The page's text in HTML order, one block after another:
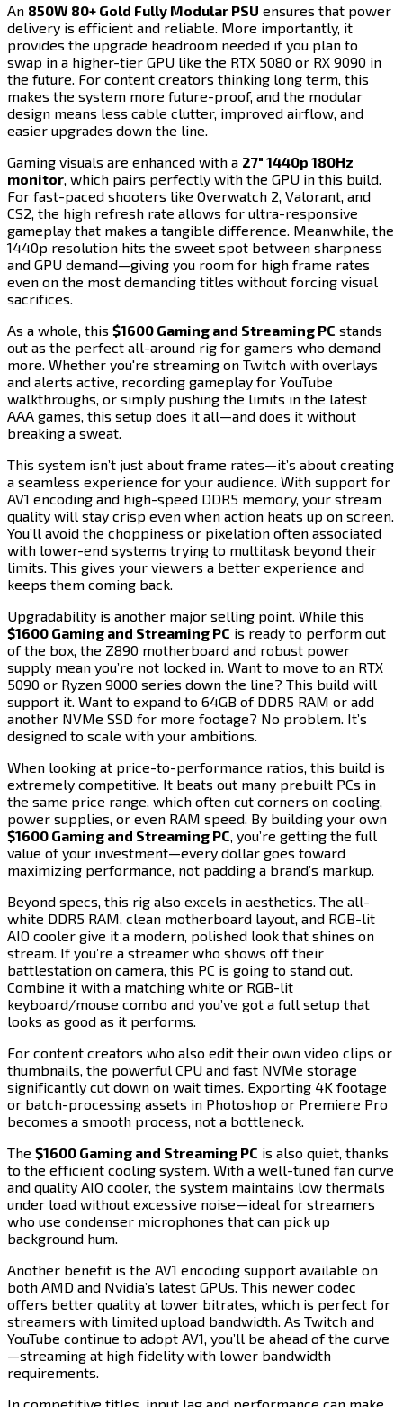
An ​​​​‌ ‍ ​‍​‍‌‍ ‌ ​‍‌‍‍‌‌‍‌ ‌‍‍‌‌‍ ‍​‍​‍​ ‍‍​‍​‍‌ ​ ‌‍​‌‌‍ ‍‌‍‍‌‌ ‌​‌ ‍‌​‍ ‍‌‍‍‌‌‍ ​‍​‍​‍ ​​‍​‍‌‍‍​‌ ​‍‌‍‌‌‌‍‌‍​‍​‍​ ‍‍​‍​‍​‍ ‌‍​‌‌‍‌​‌‍ ‌‌‍‍‌‌‍ ‍​‍ ‌‍‍‌‌‍ ‍‌ ‌​‌‍‌‌‌‍ ‍‌ ‌​​‍ ‌‍‌‌‌‍‌​‌‍‍‌‌ ‌​​‍ ‌‍ ‌‌‍ ‌‍‌​‌‍‌‌​ ‌‌ ​​‌ ​‍‌‍‌‌‌ ​ ‌‍‌‌‌‍ ‍‌ ‌​‌‍​‌‌ ‌​‌‍‍‌‌‍ ‌‍ ‍​ ‍ ‌‍‍‌‌‍‌​​ ‌​ ​‌​ ‌​​ ‍‌‌‍‌​‌‍‌‍​ ‌‍​ ​‌‌‍‌​​‍ ‌​ ​‌​ ​‌​ ‌ ‌‍​‌​‍ ‌​ ‌​‌‍‌‍​ ‌ ​ ​‍​‍ ‌‌‍​‌​ ​‌‌‍‌‍​ ‌‌​‍ ‌​ ‌​​ ‌‍​ ​‍​ ‌ ​ ‌‍‌‍​‌​ ‌​​ ​‍‌‍‌‍​ ‌‌‌‍‌‍‌‍‌​​ ‍ ‌ ‌​‌ ‍‌‌ ​​‌‍‌‌​ ‌‌‍​‍‌ ‌‌‌‍‍‌‌‍ ​‌‍‌​​ ‍ ‌ ​​‌‍​‌‌ ‌​‌‍‍​​ ‌‌‍‍‌​ ​‌​ ‍​‌‍ ‍‌‌ ‌‍ ​‌‍ ‌‍ ‍‌‍‌ ‌‌ ‌‍‌​‌‍‌‌‌ ​ ‌‍​ ​‍‌‌​ ‌‌‌​​‍‌‌ ‌‍‍ ‌‍‌‌‌ ‍‌​‍‌‌​ ​ ‌​‌​​‍‌‌​ ​ ‌​‌​​‍‌‌​ ​‍​ ​‍‌‍‌‌‌‍ ‍​‍‌‌​ ​‍​ ​‍​‍‌‌​ ‌‌‌​‌​​‍ ‍‌ ‌‍‌‍​‌‌‍ ​‌ ‌‌‌‍‌‌​‍‌‌​ ‌‌‌​​‍‌‌ ‌‍‍ ‌‍‌‌‌ ‍‌​‍‌‌​ ​ ‌​‌​​‍‌‌​ ​ ‌​‌​​‍‌‌​ ​‍​ ​‍‌‍‌​‌‍‌​​ ​‌‌‍‌‌‌‍‌​​ ‌‌​ ​‌‌‍​ ​ ‍​​ ‌‍​ ‍‌​ ‌ ​‍‌‌​ ​‍​ ​‍​‍‌‌​ ‌‌‌​‌​​‍ ‍‌‍​ ‌‍‍​‌‍‍‌‌‍ ​‌‍‌​‌ ​‍‌‍‌‌‌‍ ‍​‍‌‌​ ‌‌‌​​‍‌‌ ‌‍‍ ‌‍‌‌‌ ‍‌​‍‌‌​ ​ ‌​‌​​‍‌‌​ ​ ‌​‌​​‍‌‌​ ​‍​ ​‍​ ​ ​ ​‍‌‍​‌‌‍‌​​ ​ ​ ‌‍​ ​ ​ ​‍‌‍​‍‌‍​‍​ ‍​​ ‍​​‍‌‌​ ​‍​ ​‍​‍‌‌​ ‌‌‌​‌​​‍ ‍‌ ‌​‌‍‌‌‌ ‍​‌ ‌​​ ‌‍​‍‌‍​‌‌ ​ ‌‍‌‌‌‌‌‌‌ ​‍‌‍ ​​ ‌​‍‌‌​ ​‍‌​‌‍‌‍​‌‌‍‌​‌‍ ‌‌‍‍‌‌‍ ‍​‍‌‍‌‍‍‌‌‍‌​​ ‌​ ​‌​ ‌​​ ‍‌‌‍‌​‌‍‌‍​ ‌‍​ ​‌‌‍‌​​‍ ‌​ ​‌​ ​‌​ ‌ ‌‍​‌​‍ ‌​ ‌​‌‍‌‍​ ‌ ​ ​‍​‍ ‌‌‍​‌​ ​‌‌‍‌‍​ ‌‌​‍ ‌​ ‌​​ ‌‍​ ​‍​ ‌ ​ ‌‍‌‍​‌​ ‌​​ ​‍‌‍‌‍​ ‌‌‌‍‌‍‌‍‌​​‍‌‍‌ ‌​‌ ‍‌‌ ​​‌‍‌‌​ ‌‌‍​‍‌ ‌‌‌‍‍‌‌‍ ​‌‍‌​​‍‌‍‌ ​​‌‍​‌‌ ‌​‌‍‍​​ ‌‌‍‍‌​ ​‌​ ‍​‌‍ ‍‌‌ ‌‍ ​‌‍ ‌‍ ‍‌‍‌ ‌‌ ‌‍‌​‌‍‌‌‌ ​ ‌‍​ ​‍‌‌​ ‌‌‌​​‍‌‌ ‌‍‍ ‌‍‌‌‌ ‍‌​‍‌‌​ ​ ‌​‌​​‍‌‌​ ​ ‌​‌​​‍‌‌​ ​‍​ ​‍‌‍‌‌‌‍ ‍​‍‌‌​ ​‍​ ​‍​‍‌‌​ ‌‌‌​‌​​‍ ‍‌ ‌‍‌‍​‌‌‍ ​‌ ‌‌‌‍‌‌​‍‌‌​ ‌‌‌​​‍‌‌ ‌‍‍ ‌‍‌‌‌ ‍‌​‍‌‌​ ​ ‌​‌​​‍‌‌​ ​ ‌​‌​​‍‌‌​ ​‍​ ​‍‌‍‌​‌‍‌​​ ​‌‌‍‌‌‌‍‌​​ ‌‌​ ​‌‌‍​ ​ ‍​​ ‌‍​ ‍‌​ ‌ ​‍‌‌​ ​‍​ ​‍​‍‌‌​ ‌‌‌​‌​​‍ ‍‌‍​ ‌‍‍​‌‍‍‌‌‍ ​‌‍‌​‌ ​‍‌‍‌‌‌‍ ‍​‍‌‌​ ‌‌‌​​‍‌‌ ‌‍‍ ‌‍‌‌‌ ‍‌​‍‌‌​ ​ ‌​‌​​‍‌‌​ ​ ‌​‌​​‍‌‌​ ​‍​ ​‍​ ​ ​ ​‍‌‍​‌‌‍‌​​ ​ ​ ‌‍​ ​ ​ ​‍‌‍​‍‌‍​‍​ ‍​​ ‍​​‍‌‌​ ​‍​ ​‍​‍‌‌​ ‌‌‌​‌​​‍ ‍‌ ‌​‌‍‌‌‌ ‍​‌ ‌​​‍‌‍‌ ​​‌‍‌‌‌ ​‍‌ ​ ‌ ​​‌‍‌‌‌‍​ ‌ ‌​‌‍‍‌‌ ‌‍‌‍‌‌​ ‌‌ ​​‌ ‌‌‌‍​‍‌‍ ​‌‍‍‌‌ ​ ‌‍‍​‌‍‌‌‌‍‌​​‍​‍‌ ‌ 850W 80+ Gold Fully Modular PSU​​​​‌ ‍ ​‍​‍‌‍ ‌ ​‍‌‍‍‌‌‍‌ ‌‍‍‌‌‍ ‍​‍​‍​ ‍‍​‍​‍‌ ​ ‌‍​‌‌‍ ‍‌‍‍‌‌ ‌​‌ ‍‌​‍ ‍‌‍‍‌‌‍ ​‍​‍​‍ ​​‍​‍‌‍‍​‌ ​‍‌‍‌‌‌‍‌‍​‍​‍​ ‍‍​‍​‍​‍ ‌‍​‌‌‍‌​‌‍ ‌‌‍‍‌‌‍ ‍​‍ ‌‍‍‌‌‍ ‍‌ ‌​‌‍‌‌‌‍ ‍‌ ‌​​‍ ‌‍‌‌‌‍‌​‌‍‍‌‌ ‌​​‍ ‌‍ ‌‌‍ ‌‍‌​‌‍‌‌​ ‌‌ ​​‌ ​‍‌‍‌‌‌ ​ ‌‍‌‌‌‍ ‍‌ ‌​‌‍​‌‌ ‌​‌‍‍‌‌‍ ‌‍ ‍​ ‍ ‌‍‍‌‌‍‌​​ ‌​ ​‌​ ‌​​ ‍‌‌‍‌​‌‍‌‍​ ‌‍​ ​‌‌‍‌​​‍ ‌​ ​‌​ ​‌​ ‌ ‌‍​‌​‍ ‌​ ‌​‌‍‌‍​ ‌ ​ ​‍​‍ ‌‌‍​‌​ ​‌‌‍‌‍​ ‌‌​‍ ‌​ ‌​​ ‌‍​ ​‍​ ‌ ​ ‌‍‌‍​‌​ ‌​​ ​‍‌‍‌‍​ ‌‌‌‍‌‍‌‍‌​​ ‍ ‌ ‌​‌ ‍‌‌ ​​‌‍‌‌​ ‌‌‍​‍‌ ‌‌‌‍‍‌‌‍ ​‌‍‌​​ ‍ ‌ ​​‌‍​‌‌ ‌​‌‍‍​​ ‌‌‍‍‌​ ​‌​ ‍​‌‍ ‍‌‌ ‌‍ ​‌‍ ‌‍ ‍‌‍‌ ‌‌ ‌‍‌​‌‍‌‌‌ ​ ‌‍​ ​‍‌‌​ ‌‌‌​​‍‌‌ ‌‍‍ ‌‍‌‌‌ ‍‌​‍‌‌​ ​ ‌​‌​​‍‌‌​ ​ ‌​‌​​‍‌‌​ ​‍​ ​‍‌‍‌‌‌‍ ‍​‍‌‌​ ​‍​ ​‍​‍‌‌​ ‌‌‌​‌​​‍ ‍‌ ‌‍‌‍​‌‌‍ ​‌ ‌‌‌‍‌‌​‍‌‌​ ‌‌‌​​‍‌‌ ‌‍‍ ‌‍‌‌‌ ‍‌​‍‌‌​ ​ ‌​‌​​‍‌‌​ ​ ‌​‌​​‍‌‌​ ​‍​ ​‍‌‍‌​‌‍‌​​ ​‌‌‍‌‌‌‍‌​​ ‌‌​ ​‌‌‍​ ​ ‍​​ ‌‍​ ‍‌​ ‌ ​‍‌‌​ ​‍​ ​‍​‍‌‌​ ‌‌‌​‌​​‍ ‍‌‍​ ‌‍‍​‌‍‍‌‌‍ ​‌‍‌​‌ ​‍‌‍‌‌‌‍ ‍​‍‌‌​ ‌‌‌​​‍‌‌ ‌‍‍ ‌‍‌‌‌ ‍‌​‍‌‌​ ​ ‌​‌​​‍‌‌​ ​ ‌​‌​​‍‌‌​ ​‍​ ​‍‌‍‌‍‌‍‌​​ ‌‍​ ​ ​ ‌​​ ‌ ‌‍‌​‌‍‌‍‌‍​ ‌‍​‍‌‍‌‍‌‍‌​​‍‌‌​ ​‍​ ​‍​‍‌‌​ ‌‌‌​‌​​‍ ‍‌ ‌​‌‍‌‌‌ ‍​‌ ‌​​ ‌‍​‍‌‍​‌‌ ​ ‌‍‌‌‌‌‌‌‌ ​‍‌‍ ​​ ‌​‍‌‌​ ​‍‌​‌‍‌‍​‌‌‍‌​‌‍ ‌‌‍‍‌‌‍ ‍​‍‌‍‌‍‍‌‌‍‌​​ ‌​ ​‌​ ‌​​ ‍‌‌‍‌​‌‍‌‍​ ‌‍​ ​‌‌‍‌​​‍ ‌​ ​‌​ ​‌​ ‌ ‌‍​‌​‍ ‌​ ‌​‌‍‌‍​ ‌ ​ ​‍​‍ ‌‌‍​‌​ ​‌‌‍‌‍​ ‌‌​‍ ‌​ ‌​​ ‌‍​ ​‍​ ‌ ​ ‌‍‌‍​‌​ ‌​​ ​‍‌‍‌‍​ ‌‌‌‍‌‍‌‍‌​​‍‌‍‌ ‌​‌ ‍‌‌ ​​‌‍‌‌​ ‌‌‍​‍‌ ‌‌‌‍‍‌‌‍ ​‌‍‌​​‍‌‍‌ ​​‌‍​‌‌ ‌​‌‍‍​​ ‌‌‍‍‌​ ​‌​ ‍​‌‍ ‍‌‌ ‌‍ ​‌‍ ‌‍ ‍‌‍‌ ‌‌ ‌‍‌​‌‍‌‌‌ ​ ‌‍​ ​‍‌‌​ ‌‌‌​​‍‌‌ ‌‍‍ ‌‍‌‌‌ ‍‌​‍‌‌​ ​ ‌​‌​​‍‌‌​ ​ ‌​‌​​‍‌‌​ ​‍​ ​‍‌‍‌‌‌‍ ‍​‍‌‌​ ​‍​ ​‍​‍‌‌​ ‌‌‌​‌​​‍ ‍‌ ‌‍‌‍​‌‌‍ ​‌ ‌‌‌‍‌‌​‍‌‌​ ‌‌‌​​‍‌‌ ‌‍‍ ‌‍‌‌‌ ‍‌​‍‌‌​ ​ ‌​‌​​‍‌‌​ ​ ‌​‌​​‍‌‌​ ​‍​ ​‍‌‍‌​‌‍‌​​ ​‌‌‍‌‌‌‍‌​​ ‌‌​ ​‌‌‍​ ​ ‍​​ ‌‍​ ‍‌​ ‌ ​‍‌‌​ ​‍​ ​‍​‍‌‌​ ‌‌‌​‌​​‍ ‍‌‍​ ‌‍‍​‌‍‍‌‌‍ ​‌‍‌​‌ ​‍‌‍‌‌‌‍ ‍​‍‌‌​ ‌‌‌​​‍‌‌ ‌‍‍ ‌‍‌‌‌ ‍‌​‍‌‌​ ​ ‌​‌​​‍‌‌​ ​ ‌​‌​​‍‌‌​ ​‍​ ​‍‌‍‌‍‌‍‌​​ ‌‍​ ​ ​ ‌​​ ‌ ‌‍‌​‌‍‌‍‌‍​ ‌‍​‍‌‍‌‍‌‍‌​​‍‌‌​ ​‍​ ​‍​‍‌‌​ ‌‌‌​‌​​‍ ‍‌ ‌​‌‍‌‌‌ ‍​‌ ‌​​‍‌‍‌ ​​‌‍‌‌‌ ​‍‌ ​ ‌ ​​‌‍‌‌‌‍​ ‌ ‌​‌‍‍‌‌ ‌‍‌‍‌‌​ ‌‌ ​​‌ ‌‌‌‍​‍‌‍ ​‌‍‍‌‌ ​ ‌‍‍​‌‍‌‌‌‍‌​​‍​‍‌ ‌ ensures that power
delivery is efficient and reliable. More importantly, it
provides the upgrade headroom needed if you plan to
swap in a higher-tier GPU like the RTX 5080 or RX 9090 in
the future. For content creators thinking long term, this
makes the system more future-proof, and the modular
design means less cable clutter, improved airflow, and
easier upgrades down the line.​​​​‌ ‍ ​‍​‍‌‍ ‌ ​‍‌‍‍‌‌‍‌ ‌‍‍‌‌‍ ‍​‍​‍​ ‍‍​‍​‍‌ ​ ‌‍​‌‌‍ ‍‌‍‍‌‌ ‌​‌ ‍‌​‍ ‍‌‍‍‌‌‍ ​‍​‍​‍ ​​‍​‍‌‍‍​‌ ​‍‌‍‌‌‌‍‌‍​‍​‍​ ‍‍​‍​‍​‍ ‌‍​‌‌‍‌​‌‍ ‌‌‍‍‌‌‍ ‍​‍ ‌‍‍‌‌‍ ‍‌ ‌​‌‍‌‌‌‍ ‍‌ ‌​​‍ ‌‍‌‌‌‍‌​‌‍‍‌‌ ‌​​‍ ‌‍ ‌‌‍ ‌‍‌​‌‍‌‌​ ‌‌ ​​‌ ​‍‌‍‌‌‌ ​ ‌‍‌‌‌‍ ‍‌ ‌​‌‍​‌‌ ‌​‌‍‍‌‌‍ ‌‍ ‍​ ‍ ‌‍‍‌‌‍‌​​ ‌​ ​‌​ ‌​​ ‍‌‌‍‌​‌‍‌‍​ ‌‍​ ​‌‌‍‌​​‍ ‌​ ​‌​ ​‌​ ‌ ‌‍​‌​‍ ‌​ ‌​‌‍‌‍​ ‌ ​ ​‍​‍ ‌‌‍​‌​ ​‌‌‍‌‍​ ‌‌​‍ ‌​ ‌​​ ‌‍​ ​‍​ ‌ ​ ‌‍‌‍​‌​ ‌​​ ​‍‌‍‌‍​ ‌‌‌‍‌‍‌‍‌​​ ‍ ‌ ‌​‌ ‍‌‌ ​​‌‍‌‌​ ‌‌‍​‍‌ ‌‌‌‍‍‌‌‍ ​‌‍‌​​ ‍ ‌ ​​‌‍​‌‌ ‌​‌‍‍​​ ‌‌‍‍‌​ ​‌​ ‍​‌‍ ‍‌‌ ‌‍ ​‌‍ ‌‍ ‍‌‍‌ ‌‌ ‌‍‌​‌‍‌‌‌ ​ ‌‍​ ​‍‌‌​ ‌‌‌​​‍‌‌ ‌‍‍ ‌‍‌‌‌ ‍‌​‍‌‌​ ​ ‌​‌​​‍‌‌​ ​ ‌​‌​​‍‌‌​ ​‍​ ​‍‌‍‌‌‌‍ ‍​‍‌‌​ ​‍​ ​‍​‍‌‌​ ‌‌‌​‌​​‍ ‍‌ ‌‍‌‍​‌‌‍ ​‌ ‌‌‌‍‌‌​‍‌‌​ ‌‌‌​​‍‌‌ ‌‍‍ ‌‍‌‌‌ ‍‌​‍‌‌​ ​ ‌​‌​​‍‌‌​ ​ ‌​‌​​‍‌‌​ ​‍​ ​‍‌‍‌​‌‍‌​​ ​‌‌‍‌‌‌‍‌​​ ‌‌​ ​‌‌‍​ ​ ‍​​ ‌‍​ ‍‌​ ‌ ​‍‌‌​ ​‍​ ​‍​‍‌‌​ ‌‌‌​‌​​‍ ‍‌‍​ ‌‍‍​‌‍‍‌‌‍ ​‌‍‌​‌ ​‍‌‍‌‌‌‍ ‍​‍‌‌​ ‌‌‌​​‍‌‌ ‌‍‍ ‌‍‌‌‌ ‍‌​‍‌‌​ ​ ‌​‌​​‍‌‌​ ​ ‌​‌​​‍‌‌​ ​‍​ ​‍‌‍‌​​ ​‌​ ‌​​ ‌ ​ ‌‍‌‍‌​​ ‍‌‌‍‌​‌‍‌‌​ ‌ ​ ‍​​ ‍‌​‍‌‌​ ​‍​ ​‍​‍‌‌​ ‌‌‌​‌​​‍ ‍‌ ‌​‌‍‌‌‌ ‍​‌ ‌​​ ‌‍​‍‌‍​‌‌ ​ ‌‍‌‌‌‌‌‌‌ ​‍‌‍ ​​ ‌​‍‌‌​ ​‍‌​‌‍‌‍​‌‌‍‌​‌‍ ‌‌‍‍‌‌‍ ‍​‍‌‍‌‍‍‌‌‍‌​​ ‌​ ​‌​ ‌​​ ‍‌‌‍‌​‌‍‌‍​ ‌‍​ ​‌‌‍‌​​‍ ‌​ ​‌​ ​‌​ ‌ ‌‍​‌​‍ ‌​ ‌​‌‍‌‍​ ‌ ​ ​‍​‍ ‌‌‍​‌​ ​‌‌‍‌‍​ ‌‌​‍ ‌​ ‌​​ ‌‍​ ​‍​ ‌ ​ ‌‍‌‍​‌​ ‌​​ ​‍‌‍‌‍​ ‌‌‌‍‌‍‌‍‌​​‍‌‍‌ ‌​‌ ‍‌‌ ​​‌‍‌‌​ ‌‌‍​‍‌ ‌‌‌‍‍‌‌‍ ​‌‍‌​​‍‌‍‌ ​​‌‍​‌‌ ‌​‌‍‍​​ ‌‌‍‍‌​ ​‌​ ‍​‌‍ ‍‌‌ ‌‍ ​‌‍ ‌‍ ‍‌‍‌ ‌‌ ‌‍‌​‌‍‌‌‌ ​ ‌‍​ ​‍‌‌​ ‌‌‌​​‍‌‌ ‌‍‍ ‌‍‌‌‌ ‍‌​‍‌‌​ ​ ‌​‌​​‍‌‌​ ​ ‌​‌​​‍‌‌​ ​‍​ ​‍‌‍‌‌‌‍ ‍​‍‌‌​ ​‍​ ​‍​‍‌‌​ ‌‌‌​‌​​‍ ‍‌ ‌‍‌‍​‌‌‍ ​‌ ‌‌‌‍‌‌​‍‌‌​ ‌‌‌​​‍‌‌ ‌‍‍ ‌‍‌‌‌ ‍‌​‍‌‌​ ​ ‌​‌​​‍‌‌​ ​ ‌​‌​​‍‌‌​ ​‍​ ​‍‌‍‌​‌‍‌​​ ​‌‌‍‌‌‌‍‌​​ ‌‌​ ​‌‌‍​ ​ ‍​​ ‌‍​ ‍‌​ ‌ ​‍‌‌​ ​‍​ ​‍​‍‌‌​ ‌‌‌​‌​​‍ ‍‌‍​ ‌‍‍​‌‍‍‌‌‍ ​‌‍‌​‌ ​‍‌‍‌‌‌‍ ‍​‍‌‌​ ‌‌‌​​‍‌‌ ‌‍‍ ‌‍‌‌‌ ‍‌​‍‌‌​ ​ ‌​‌​​‍‌‌​ ​ ‌​‌​​‍‌‌​ ​‍​ ​‍‌‍‌​​ ​‌​ ‌​​ ‌ ​ ‌‍‌‍‌​​ ‍‌‌‍‌​‌‍‌‌​ ‌ ​ ‍​​ ‍‌​‍‌‌​ ​‍​ ​‍​‍‌‌​ ‌‌‌​‌​​‍ ‍‌ ‌​‌‍‌‌‌ ‍​‌ ‌​​‍‌‍‌ ​​‌‍‌‌‌ ​‍‌ ​ ‌ ​​‌‍‌‌‌‍​ ‌ ‌​‌‍‍‌‌ ‌‍‌‍‌‌​ ‌‌ ​​‌ ‌‌‌‍​‍‌‍ ​‌‍‍‌‌ ​ ‌‍‍​‌‍‌‌‌‍‌​​‍​‍‌ ‌
Gaming visuals are enhanced with a ​​​​‌ ‍ ​‍​‍‌‍ ‌ ​‍‌‍‍‌‌‍‌ ‌‍‍‌‌‍ ‍​‍​‍​ ‍‍​‍​‍‌ ​ ‌‍​‌‌‍ ‍‌‍‍‌‌ ‌​‌ ‍‌​‍ ‍‌‍‍‌‌‍ ​‍​‍​‍ ​​‍​‍‌‍‍​‌ ​‍‌‍‌‌‌‍‌‍​‍​‍​ ‍‍​‍​‍​‍ ‌‍​‌‌‍‌​‌‍ ‌‌‍‍‌‌‍ ‍​‍ ‌‍‍‌‌‍ ‍‌ ‌​‌‍‌‌‌‍ ‍‌ ‌​​‍ ‌‍‌‌‌‍‌​‌‍‍‌‌ ‌​​‍ ‌‍ ‌‌‍ ‌‍‌​‌‍‌‌​ ‌‌ ​​‌ ​‍‌‍‌‌‌ ​ ‌‍‌‌‌‍ ‍‌ ‌​‌‍​‌‌ ‌​‌‍‍‌‌‍ ‌‍ ‍​ ‍ ‌‍‍‌‌‍‌​​ ‌​ ​‌​ ‌​​ ‍‌‌‍‌​‌‍‌‍​ ‌‍​ ​‌‌‍‌​​‍ ‌​ ​‌​ ​‌​ ‌ ‌‍​‌​‍ ‌​ ‌​‌‍‌‍​ ‌ ​ ​‍​‍ ‌‌‍​‌​ ​‌‌‍‌‍​ ‌‌​‍ ‌​ ‌​​ ‌‍​ ​‍​ ‌ ​ ‌‍‌‍​‌​ ‌​​ ​‍‌‍‌‍​ ‌‌‌‍‌‍‌‍‌​​ ‍ ‌ ‌​‌ ‍‌‌ ​​‌‍‌‌​ ‌‌‍​‍‌ ‌‌‌‍‍‌‌‍ ​‌‍‌​​ ‍ ‌ ​​‌‍​‌‌ ‌​‌‍‍​​ ‌‌‍‍‌​ ​‌​ ‍​‌‍ ‍‌‌ ‌‍ ​‌‍ ‌‍ ‍‌‍‌ ‌‌ ‌‍‌​‌‍‌‌‌ ​ ‌‍​ ​‍‌‌​ ‌‌‌​​‍‌‌ ‌‍‍ ‌‍‌‌‌ ‍‌​‍‌‌​ ​ ‌​‌​​‍‌‌​ ​ ‌​‌​​‍‌‌​ ​‍​ ​‍‌‍‌‌‌‍ ‍​‍‌‌​ ​‍​ ​‍​‍‌‌​ ‌‌‌​‌​​‍ ‍‌ ‌‍‌‍​‌‌‍ ​‌ ‌‌‌‍‌‌​‍‌‌​ ‌‌‌​​‍‌‌ ‌‍‍ ‌‍‌‌‌ ‍‌​‍‌‌​ ​ ‌​‌​​‍‌‌​ ​ ‌​‌​​‍‌‌​ ​‍​ ​‍​ ​ ‌‍​‍​ ‍‌‌‍‌‌​ ‌‌​ ‍​​ ‍​​ ‌​‌‍‌‍​ ‌ ​ ‌‍‌‍‌​​‍‌‌​ ​‍​ ​‍​‍‌‌​ ‌‌‌​‌​​‍ ‍‌‍​ ‌‍‍​‌‍‍‌‌‍ ​‌‍‌​‌ ​‍‌‍‌‌‌‍ ‍​‍‌‌​ ‌‌‌​​‍‌‌ ‌‍‍ ‌‍‌‌‌ ‍‌​‍‌‌​ ​ ‌​‌​​‍‌‌​ ​ ‌​‌​​‍‌‌​ ​‍​ ​‍‌‍​ ​ ‌​‌‍​‍‌‍‌‍‌‍​ ‌‍‌‍‌‍‌‌​ ‍‌‌‍​‍​ ​ ​ ‌ ‌‍​ ​‍‌‌​ ​‍​ ​‍​‍‌‌​ ‌‌‌​‌​​‍ ‍‌ ‌​‌‍‌‌‌ ‍​‌ ‌​​ ‌‍​‍‌‍​‌‌ ​ ‌‍‌‌‌‌‌‌‌ ​‍‌‍ ​​ ‌​‍‌‌​ ​‍‌​‌‍‌‍​‌‌‍‌​‌‍ ‌‌‍‍‌‌‍ ‍​‍‌‍‌‍‍‌‌‍‌​​ ‌​ ​‌​ ‌​​ ‍‌‌‍‌​‌‍‌‍​ ‌‍​ ​‌‌‍‌​​‍ ‌​ ​‌​ ​‌​ ‌ ‌‍​‌​‍ ‌​ ‌​‌‍‌‍​ ‌ ​ ​‍​‍ ‌‌‍​‌​ ​‌‌‍‌‍​ ‌‌​‍ ‌​ ‌​​ ‌‍​ ​‍​ ‌ ​ ‌‍‌‍​‌​ ‌​​ ​‍‌‍‌‍​ ‌‌‌‍‌‍‌‍‌​​‍‌‍‌ ‌​‌ ‍‌‌ ​​‌‍‌‌​ ‌‌‍​‍‌ ‌‌‌‍‍‌‌‍ ​‌‍‌​​‍‌‍‌ ​​‌‍​‌‌ ‌​‌‍‍​​ ‌‌‍‍‌​ ​‌​ ‍​‌‍ ‍‌‌ ‌‍ ​‌‍ ‌‍ ‍‌‍‌ ‌‌ ‌‍‌​‌‍‌‌‌ ​ ‌‍​ ​‍‌‌​ ‌‌‌​​‍‌‌ ‌‍‍ ‌‍‌‌‌ ‍‌​‍‌‌​ ​ ‌​‌​​‍‌‌​ ​ ‌​‌​​‍‌‌​ ​‍​ ​‍‌‍‌‌‌‍ ‍​‍‌‌​ ​‍​ ​‍​‍‌‌​ ‌‌‌​‌​​‍ ‍‌ ‌‍‌‍​‌‌‍ ​‌ ‌‌‌‍‌‌​‍‌‌​ ‌‌‌​​‍‌‌ ‌‍‍ ‌‍‌‌‌ ‍‌​‍‌‌​ ​ ‌​‌​​‍‌‌​ ​ ‌​‌​​‍‌‌​ ​‍​ ​‍​ ​ ‌‍​‍​ ‍‌‌‍‌‌​ ‌‌​ ‍​​ ‍​​ ‌​‌‍‌‍​ ‌ ​ ‌‍‌‍‌​​‍‌‌​ ​‍​ ​‍​‍‌‌​ ‌‌‌​‌​​‍ ‍‌‍​ ‌‍‍​‌‍‍‌‌‍ ​‌‍‌​‌ ​‍‌‍‌‌‌‍ ‍​‍‌‌​ ‌‌‌​​‍‌‌ ‌‍‍ ‌‍‌‌‌ ‍‌​‍‌‌​ ​ ‌​‌​​‍‌‌​ ​ ‌​‌​​‍‌‌​ ​‍​ ​‍‌‍​ ​ ‌​‌‍​‍‌‍‌‍‌‍​ ‌‍‌‍‌‍‌‌​ ‍‌‌‍​‍​ ​ ​ ‌ ‌‍​ ​‍‌‌​ ​‍​ ​‍​‍‌‌​ ‌‌‌​‌​​‍ ‍‌ ‌​‌‍‌‌‌ ‍​‌ ‌​​‍‌‍‌ ​​‌‍‌‌‌ ​‍‌ ​ ‌ ​​‌‍‌‌‌‍​ ‌ ‌​‌‍‍‌‌ ‌‍‌‍‌‌​ ‌‌ ​​‌ ‌‌‌‍​‍‌‍ ​‌‍‍‌‌ ​ ‌‍‍​‌‍‌‌‌‍‌​​‍​‍‌ ‌ 27" 1440p 180Hz
monitor​​​​‌ ‍ ​‍​‍‌‍ ‌ ​‍‌‍‍‌‌‍‌ ‌‍‍‌‌‍ ‍​‍​‍​ ‍‍​‍​‍‌ ​ ‌‍​‌‌‍ ‍‌‍‍‌‌ ‌​‌ ‍‌​‍ ‍‌‍‍‌‌‍ ​‍​‍​‍ ​​‍​‍‌‍‍​‌ ​‍‌‍‌‌‌‍‌‍​‍​‍​ ‍‍​‍​‍​‍ ‌‍​‌‌‍‌​‌‍ ‌‌‍‍‌‌‍ ‍​‍ ‌‍‍‌‌‍ ‍‌ ‌​‌‍‌‌‌‍ ‍‌ ‌​​‍ ‌‍‌‌‌‍‌​‌‍‍‌‌ ‌​​‍ ‌‍ ‌‌‍ ‌‍‌​‌‍‌‌​ ‌‌ ​​‌ ​‍‌‍‌‌‌ ​ ‌‍‌‌‌‍ ‍‌ ‌​‌‍​‌‌ ‌​‌‍‍‌‌‍ ‌‍ ‍​ ‍ ‌‍‍‌‌‍‌​​ ‌​ ​‌​ ‌​​ ‍‌‌‍‌​‌‍‌‍​ ‌‍​ ​‌‌‍‌​​‍ ‌​ ​‌​ ​‌​ ‌ ‌‍​‌​‍ ‌​ ‌​‌‍‌‍​ ‌ ​ ​‍​‍ ‌‌‍​‌​ ​‌‌‍‌‍​ ‌‌​‍ ‌​ ‌​​ ‌‍​ ​‍​ ‌ ​ ‌‍‌‍​‌​ ‌​​ ​‍‌‍‌‍​ ‌‌‌‍‌‍‌‍‌​​ ‍ ‌ ‌​‌ ‍‌‌ ​​‌‍‌‌​ ‌‌‍​‍‌ ‌‌‌‍‍‌‌‍ ​‌‍‌​​ ‍ ‌ ​​‌‍​‌‌ ‌​‌‍‍​​ ‌‌‍‍‌​ ​‌​ ‍​‌‍ ‍‌‌ ‌‍ ​‌‍ ‌‍ ‍‌‍‌ ‌‌ ‌‍‌​‌‍‌‌‌ ​ ‌‍​ ​‍‌‌​ ‌‌‌​​‍‌‌ ‌‍‍ ‌‍‌‌‌ ‍‌​‍‌‌​ ​ ‌​‌​​‍‌‌​ ​ ‌​‌​​‍‌‌​ ​‍​ ​‍‌‍‌‌‌‍ ‍​‍‌‌​ ​‍​ ​‍​‍‌‌​ ‌‌‌​‌​​‍ ‍‌ ‌‍‌‍​‌‌‍ ​‌ ‌‌‌‍‌‌​‍‌‌​ ‌‌‌​​‍‌‌ ‌‍‍ ‌‍‌‌‌ ‍‌​‍‌‌​ ​ ‌​‌​​‍‌‌​ ​ ‌​‌​​‍‌‌​ ​‍​ ​‍​ ​ ‌‍​‍​ ‍‌‌‍‌‌​ ‌‌​ ‍​​ ‍​​ ‌​‌‍‌‍​ ‌ ​ ‌‍‌‍‌​​‍‌‌​ ​‍​ ​‍​‍‌‌​ ‌‌‌​‌​​‍ ‍‌‍​ ‌‍‍​‌‍‍‌‌‍ ​‌‍‌​‌ ​‍‌‍‌‌‌‍ ‍​‍‌‌​ ‌‌‌​​‍‌‌ ‌‍‍ ‌‍‌‌‌ ‍‌​‍‌‌​ ​ ‌​‌​​‍‌‌​ ​ ‌​‌​​‍‌‌​ ​‍​ ​‍‌‍‌‌​ ‌‍​ ‌​‌‍​ ​ ‌ ​ ‍‌​ ‍​​ ​ ‌‍​‌​ ‌ ‌‍​ ​ ​‍​‍‌‌​ ​‍​ ​‍​‍‌‌​ ‌‌‌​‌​​‍ ‍‌ ‌​‌‍‌‌‌ ‍​‌ ‌​​ ‌‍​‍‌‍​‌‌ ​ ‌‍‌‌‌‌‌‌‌ ​‍‌‍ ​​ ‌​‍‌‌​ ​‍‌​‌‍‌‍​‌‌‍‌​‌‍ ‌‌‍‍‌‌‍ ‍​‍‌‍‌‍‍‌‌‍‌​​ ‌​ ​‌​ ‌​​ ‍‌‌‍‌​‌‍‌‍​ ‌‍​ ​‌‌‍‌​​‍ ‌​ ​‌​ ​‌​ ‌ ‌‍​‌​‍ ‌​ ‌​‌‍‌‍​ ‌ ​ ​‍​‍ ‌‌‍​‌​ ​‌‌‍‌‍​ ‌‌​‍ ‌​ ‌​​ ‌‍​ ​‍​ ‌ ​ ‌‍‌‍​‌​ ‌​​ ​‍‌‍‌‍​ ‌‌‌‍‌‍‌‍‌​​‍‌‍‌ ‌​‌ ‍‌‌ ​​‌‍‌‌​ ‌‌‍​‍‌ ‌‌‌‍‍‌‌‍ ​‌‍‌​​‍‌‍‌ ​​‌‍​‌‌ ‌​‌‍‍​​ ‌‌‍‍‌​ ​‌​ ‍​‌‍ ‍‌‌ ‌‍ ​‌‍ ‌‍ ‍‌‍‌ ‌‌ ‌‍‌​‌‍‌‌‌ ​ ‌‍​ ​‍‌‌​ ‌‌‌​​‍‌‌ ‌‍‍ ‌‍‌‌‌ ‍‌​‍‌‌​ ​ ‌​‌​​‍‌‌​ ​ ‌​‌​​‍‌‌​ ​‍​ ​‍‌‍‌‌‌‍ ‍​‍‌‌​ ​‍​ ​‍​‍‌‌​ ‌‌‌​‌​​‍ ‍‌ ‌‍‌‍​‌‌‍ ​‌ ‌‌‌‍‌‌​‍‌‌​ ‌‌‌​​‍‌‌ ‌‍‍ ‌‍‌‌‌ ‍‌​‍‌‌​ ​ ‌​‌​​‍‌‌​ ​ ‌​‌​​‍‌‌​ ​‍​ ​‍​ ​ ‌‍​‍​ ‍‌‌‍‌‌​ ‌‌​ ‍​​ ‍​​ ‌​‌‍‌‍​ ‌ ​ ‌‍‌‍‌​​‍‌‌​ ​‍​ ​‍​‍‌‌​ ‌‌‌​‌​​‍ ‍‌‍​ ‌‍‍​‌‍‍‌‌‍ ​‌‍‌​‌ ​‍‌‍‌‌‌‍ ‍​‍‌‌​ ‌‌‌​​‍‌‌ ‌‍‍ ‌‍‌‌‌ ‍‌​‍‌‌​ ​ ‌​‌​​‍‌‌​ ​ ‌​‌​​‍‌‌​ ​‍​ ​‍‌‍‌‌​ ‌‍​ ‌​‌‍​ ​ ‌ ​ ‍‌​ ‍​​ ​ ‌‍​‌​ ‌ ‌‍​ ​ ​‍​‍‌‌​ ​‍​ ​‍​‍‌‌​ ‌‌‌​‌​​‍ ‍‌ ‌​‌‍‌‌‌ ‍​‌ ‌​​‍‌‍‌ ​​‌‍‌‌‌ ​‍‌ ​ ‌ ​​‌‍‌‌‌‍​ ‌ ‌​‌‍‍‌‌ ‌‍‌‍‌‌​ ‌‌ ​​‌ ‌‌‌‍​‍‌‍ ​‌‍‍‌‌ ​ ‌‍‍​‌‍‌‌‌‍‌​​‍​‍‌ ‌ , which pairs perfectly with the GPU in this build.
For fast-paced shooters like Overwatch 2, Valorant, and
CS2, the high refresh rate allows for ultra-responsive
gameplay that makes a tangible difference. Meanwhile, the
1440p resolution hits the sweet spot between sharpness
and GPU demand—giving you room for high frame rates
even on the most demanding titles without forcing visual
sacrifices.​​​​‌ ‍ ​‍​‍‌‍ ‌ ​‍‌‍‍‌‌‍‌ ‌‍‍‌‌‍ ‍​‍​‍​ ‍‍​‍​‍‌ ​ ‌‍​‌‌‍ ‍‌‍‍‌‌ ‌​‌ ‍‌​‍ ‍‌‍‍‌‌‍ ​‍​‍​‍ ​​‍​‍‌‍‍​‌ ​‍‌‍‌‌‌‍‌‍​‍​‍​ ‍‍​‍​‍​‍ ‌‍​‌‌‍‌​‌‍ ‌‌‍‍‌‌‍ ‍​‍ ‌‍‍‌‌‍ ‍‌ ‌​‌‍‌‌‌‍ ‍‌ ‌​​‍ ‌‍‌‌‌‍‌​‌‍‍‌‌ ‌​​‍ ‌‍ ‌‌‍ ‌‍‌​‌‍‌‌​ ‌‌ ​​‌ ​‍‌‍‌‌‌ ​ ‌‍‌‌‌‍ ‍‌ ‌​‌‍​‌‌ ‌​‌‍‍‌‌‍ ‌‍ ‍​ ‍ ‌‍‍‌‌‍‌​​ ‌​ ​‌​ ‌​​ ‍‌‌‍‌​‌‍‌‍​ ‌‍​ ​‌‌‍‌​​‍ ‌​ ​‌​ ​‌​ ‌ ‌‍​‌​‍ ‌​ ‌​‌‍‌‍​ ‌ ​ ​‍​‍ ‌‌‍​‌​ ​‌‌‍‌‍​ ‌‌​‍ ‌​ ‌​​ ‌‍​ ​‍​ ‌ ​ ‌‍‌‍​‌​ ‌​​ ​‍‌‍‌‍​ ‌‌‌‍‌‍‌‍‌​​ ‍ ‌ ‌​‌ ‍‌‌ ​​‌‍‌‌​ ‌‌‍​‍‌ ‌‌‌‍‍‌‌‍ ​‌‍‌​​ ‍ ‌ ​​‌‍​‌‌ ‌​‌‍‍​​ ‌‌‍‍‌​ ​‌​ ‍​‌‍ ‍‌‌ ‌‍ ​‌‍ ‌‍ ‍‌‍‌ ‌‌ ‌‍‌​‌‍‌‌‌ ​ ‌‍​ ​‍‌‌​ ‌‌‌​​‍‌‌ ‌‍‍ ‌‍‌‌‌ ‍‌​‍‌‌​ ​ ‌​‌​​‍‌‌​ ​ ‌​‌​​‍‌‌​ ​‍​ ​‍‌‍‌‌‌‍ ‍​‍‌‌​ ​‍​ ​‍​‍‌‌​ ‌‌‌​‌​​‍ ‍‌ ‌‍‌‍​‌‌‍ ​‌ ‌‌‌‍‌‌​‍‌‌​ ‌‌‌​​‍‌‌ ‌‍‍ ‌‍‌‌‌ ‍‌​‍‌‌​ ​ ‌​‌​​‍‌‌​ ​ ‌​‌​​‍‌‌​ ​‍​ ​‍​ ​ ‌‍​‍​ ‍‌‌‍‌‌​ ‌‌​ ‍​​ ‍​​ ‌​‌‍‌‍​ ‌ ​ ‌‍‌‍‌​​‍‌‌​ ​‍​ ​‍​‍‌‌​ ‌‌‌​‌​​‍ ‍‌‍​ ‌‍‍​‌‍‍‌‌‍ ​‌‍‌​‌ ​‍‌‍‌‌‌‍ ‍​‍‌‌​ ‌‌‌​​‍‌‌ ‌‍‍ ‌‍‌‌‌ ‍‌​‍‌‌​ ​ ‌​‌​​‍‌‌​ ​ ‌​‌​​‍‌‌​ ​‍​ ​‍‌‍​‍​ ​ ​ ‌‌‌‍‌​‌‍​‍‌‍​‍​ ​‌‌‍‌‍‌‍‌​​ ‌ ​ ‌‍​ ‌‍​‍‌‌​ ​‍​ ​‍​‍‌‌​ ‌‌‌​‌​​‍ ‍‌ ‌​‌‍‌‌‌ ‍​‌ ‌​​ ‌‍​‍‌‍​‌‌ ​ ‌‍‌‌‌‌‌‌‌ ​‍‌‍ ​​ ‌​‍‌‌​ ​‍‌​‌‍‌‍​‌‌‍‌​‌‍ ‌‌‍‍‌‌‍ ‍​‍‌‍‌‍‍‌‌‍‌​​ ‌​ ​‌​ ‌​​ ‍‌‌‍‌​‌‍‌‍​ ‌‍​ ​‌‌‍‌​​‍ ‌​ ​‌​ ​‌​ ‌ ‌‍​‌​‍ ‌​ ‌​‌‍‌‍​ ‌ ​ ​‍​‍ ‌‌‍​‌​ ​‌‌‍‌‍​ ‌‌​‍ ‌​ ‌​​ ‌‍​ ​‍​ ‌ ​ ‌‍‌‍​‌​ ‌​​ ​‍‌‍‌‍​ ‌‌‌‍‌‍‌‍‌​​‍‌‍‌ ‌​‌ ‍‌‌ ​​‌‍‌‌​ ‌‌‍​‍‌ ‌‌‌‍‍‌‌‍ ​‌‍‌​​‍‌‍‌ ​​‌‍​‌‌ ‌​‌‍‍​​ ‌‌‍‍‌​ ​‌​ ‍​‌‍ ‍‌‌ ‌‍ ​‌‍ ‌‍ ‍‌‍‌ ‌‌ ‌‍‌​‌‍‌‌‌ ​ ‌‍​ ​‍‌‌​ ‌‌‌​​‍‌‌ ‌‍‍ ‌‍‌‌‌ ‍‌​‍‌‌​ ​ ‌​‌​​‍‌‌​ ​ ‌​‌​​‍‌‌​ ​‍​ ​‍‌‍‌‌‌‍ ‍​‍‌‌​ ​‍​ ​‍​‍‌‌​ ‌‌‌​‌​​‍ ‍‌ ‌‍‌‍​‌‌‍ ​‌ ‌‌‌‍‌‌​‍‌‌​ ‌‌‌​​‍‌‌ ‌‍‍ ‌‍‌‌‌ ‍‌​‍‌‌​ ​ ‌​‌​​‍‌‌​ ​ ‌​‌​​‍‌‌​ ​‍​ ​‍​ ​ ‌‍​‍​ ‍‌‌‍‌‌​ ‌‌​ ‍​​ ‍​​ ‌​‌‍‌‍​ ‌ ​ ‌‍‌‍‌​​‍‌‌​ ​‍​ ​‍​‍‌‌​ ‌‌‌​‌​​‍ ‍‌‍​ ‌‍‍​‌‍‍‌‌‍ ​‌‍‌​‌ ​‍‌‍‌‌‌‍ ‍​‍‌‌​ ‌‌‌​​‍‌‌ ‌‍‍ ‌‍‌‌‌ ‍‌​‍‌‌​ ​ ‌​‌​​‍‌‌​ ​ ‌​‌​​‍‌‌​ ​‍​ ​‍‌‍​‍​ ​ ​ ‌‌‌‍‌​‌‍​‍‌‍​‍​ ​‌‌‍‌‍‌‍‌​​ ‌ ​ ‌‍​ ‌‍​‍‌‌​ ​‍​ ​‍​‍‌‌​ ‌‌‌​‌​​‍ ‍‌ ‌​‌‍‌‌‌ ‍​‌ ‌​​‍‌‍‌ ​​‌‍‌‌‌ ​‍‌ ​ ‌ ​​‌‍‌‌‌‍​ ‌ ‌​‌‍‍‌‌ ‌‍‌‍‌‌​ ‌‌ ​​‌ ‌‌‌‍​‍‌‍ ​‌‍‍‌‌ ​ ‌‍‍​‌‍‌‌‌‍‌​​‍​‍‌ ‌
As a whole, this ​​​​‌ ‍ ​‍​‍‌‍ ‌ ​‍‌‍‍‌‌‍‌ ‌‍‍‌‌‍ ‍​‍​‍​ ‍‍​‍​‍‌ ​ ‌‍​‌‌‍ ‍‌‍‍‌‌ ‌​‌ ‍‌​‍ ‍‌‍‍‌‌‍ ​‍​‍​‍ ​​‍​‍‌‍‍​‌ ​‍‌‍‌‌‌‍‌‍​‍​‍​ ‍‍​‍​‍​‍ ‌‍​‌‌‍‌​‌‍ ‌‌‍‍‌‌‍ ‍​‍ ‌‍‍‌‌‍ ‍‌ ‌​‌‍‌‌‌‍ ‍‌ ‌​​‍ ‌‍‌‌‌‍‌​‌‍‍‌‌ ‌​​‍ ‌‍ ‌‌‍ ‌‍‌​‌‍‌‌​ ‌‌ ​​‌ ​‍‌‍‌‌‌ ​ ‌‍‌‌‌‍ ‍‌ ‌​‌‍​‌‌ ‌​‌‍‍‌‌‍ ‌‍ ‍​ ‍ ‌‍‍‌‌‍‌​​ ‌​ ​‌​ ‌​​ ‍‌‌‍‌​‌‍‌‍​ ‌‍​ ​‌‌‍‌​​‍ ‌​ ​‌​ ​‌​ ‌ ‌‍​‌​‍ ‌​ ‌​‌‍‌‍​ ‌ ​ ​‍​‍ ‌‌‍​‌​ ​‌‌‍‌‍​ ‌‌​‍ ‌​ ‌​​ ‌‍​ ​‍​ ‌ ​ ‌‍‌‍​‌​ ‌​​ ​‍‌‍‌‍​ ‌‌‌‍‌‍‌‍‌​​ ‍ ‌ ‌​‌ ‍‌‌ ​​‌‍‌‌​ ‌‌‍​‍‌ ‌‌‌‍‍‌‌‍ ​‌‍‌​​ ‍ ‌ ​​‌‍​‌‌ ‌​‌‍‍​​ ‌‌‍‍‌​ ​‌​ ‍​‌‍ ‍‌‌ ‌‍ ​‌‍ ‌‍ ‍‌‍‌ ‌‌ ‌‍‌​‌‍‌‌‌ ​ ‌‍​ ​‍‌‌​ ‌‌‌​​‍‌‌ ‌‍‍ ‌‍‌‌‌ ‍‌​‍‌‌​ ​ ‌​‌​​‍‌‌​ ​ ‌​‌​​‍‌‌​ ​‍​ ​‍‌‍‌‌‌‍ ‍​‍‌‌​ ​‍​ ​‍​‍‌‌​ ‌‌‌​‌​​‍ ‍‌ ‌‍‌‍​‌‌‍ ​‌ ‌‌‌‍‌‌​‍‌‌​ ‌‌‌​​‍‌‌ ‌‍‍ ‌‍‌‌‌ ‍‌​‍‌‌​ ​ ‌​‌​​‍‌‌​ ​ ‌​‌​​‍‌‌​ ​‍​ ​‍​ ‍‌​ ​‍​ ‌ ‌‍​‍​ ‌ ‌‍​‍‌‍‌​‌‍‌‍‌‍‌​​ ​ ‌‍‌​​ ​‍​‍‌‌​ ​‍​ ​‍​‍‌‌​ ‌‌‌​‌​​‍ ‍‌‍​ ‌‍‍​‌‍‍‌‌‍ ​‌‍‌​‌ ​‍‌‍‌‌‌‍ ‍​‍‌‌​ ‌‌‌​​‍‌‌ ‌‍‍ ‌‍‌‌‌ ‍‌​‍‌‌​ ​ ‌​‌​​‍‌‌​ ​ ‌​‌​​‍‌‌​ ​‍​ ​‍​ ​ ​ ​‌​ ‌ ​ ‍‌​ ‌​​ ​‍​ ‌‌‌‍​‍​ ​ ​ ‌​​ ‌​​ ​‌​‍‌‌​ ​‍​ ​‍​‍‌‌​ ‌‌‌​‌​​‍ ‍‌ ‌​‌‍‌‌‌ ‍​‌ ‌​​ ‌‍​‍‌‍​‌‌ ​ ‌‍‌‌‌‌‌‌‌ ​‍‌‍ ​​ ‌​‍‌‌​ ​‍‌​‌‍‌‍​‌‌‍‌​‌‍ ‌‌‍‍‌‌‍ ‍​‍‌‍‌‍‍‌‌‍‌​​ ‌​ ​‌​ ‌​​ ‍‌‌‍‌​‌‍‌‍​ ‌‍​ ​‌‌‍‌​​‍ ‌​ ​‌​ ​‌​ ‌ ‌‍​‌​‍ ‌​ ‌​‌‍‌‍​ ‌ ​ ​‍​‍ ‌‌‍​‌​ ​‌‌‍‌‍​ ‌‌​‍ ‌​ ‌​​ ‌‍​ ​‍​ ‌ ​ ‌‍‌‍​‌​ ‌​​ ​‍‌‍‌‍​ ‌‌‌‍‌‍‌‍‌​​‍‌‍‌ ‌​‌ ‍‌‌ ​​‌‍‌‌​ ‌‌‍​‍‌ ‌‌‌‍‍‌‌‍ ​‌‍‌​​‍‌‍‌ ​​‌‍​‌‌ ‌​‌‍‍​​ ‌‌‍‍‌​ ​‌​ ‍​‌‍ ‍‌‌ ‌‍ ​‌‍ ‌‍ ‍‌‍‌ ‌‌ ‌‍‌​‌‍‌‌‌ ​ ‌‍​ ​‍‌‌​ ‌‌‌​​‍‌‌ ‌‍‍ ‌‍‌‌‌ ‍‌​‍‌‌​ ​ ‌​‌​​‍‌‌​ ​ ‌​‌​​‍‌‌​ ​‍​ ​‍‌‍‌‌‌‍ ‍​‍‌‌​ ​‍​ ​‍​‍‌‌​ ‌‌‌​‌​​‍ ‍‌ ‌‍‌‍​‌‌‍ ​‌ ‌‌‌‍‌‌​‍‌‌​ ‌‌‌​​‍‌‌ ‌‍‍ ‌‍‌‌‌ ‍‌​‍‌‌​ ​ ‌​‌​​‍‌‌​ ​ ‌​‌​​‍‌‌​ ​‍​ ​‍​ ‍‌​ ​‍​ ‌ ‌‍​‍​ ‌ ‌‍​‍‌‍‌​‌‍‌‍‌‍‌​​ ​ ‌‍‌​​ ​‍​‍‌‌​ ​‍​ ​‍​‍‌‌​ ‌‌‌​‌​​‍ ‍‌‍​ ‌‍‍​‌‍‍‌‌‍ ​‌‍‌​‌ ​‍‌‍‌‌‌‍ ‍​‍‌‌​ ‌‌‌​​‍‌‌ ‌‍‍ ‌‍‌‌‌ ‍‌​‍‌‌​ ​ ‌​‌​​‍‌‌​ ​ ‌​‌​​‍‌‌​ ​‍​ ​‍​ ​ ​ ​‌​ ‌ ​ ‍‌​ ‌​​ ​‍​ ‌‌‌‍​‍​ ​ ​ ‌​​ ‌​​ ​‌​‍‌‌​ ​‍​ ​‍​‍‌‌​ ‌‌‌​‌​​‍ ‍‌ ‌​‌‍‌‌‌ ‍​‌ ‌​​‍‌‍‌ ​​‌‍‌‌‌ ​‍‌ ​ ‌ ​​‌‍‌‌‌‍​ ‌ ‌​‌‍‍‌‌ ‌‍‌‍‌‌​ ‌‌ ​​‌ ‌‌‌‍​‍‌‍ ​‌‍‍‌‌ ​ ‌‍‍​‌‍‌‌‌‍‌​​‍​‍‌ ‌ $1600 Gaming and Streaming PC​​​​‌ ‍ ​‍​‍‌‍ ‌ ​‍‌‍‍‌‌‍‌ ‌‍‍‌‌‍ ‍​‍​‍​ ‍‍​‍​‍‌ ​ ‌‍​‌‌‍ ‍‌‍‍‌‌ ‌​‌ ‍‌​‍ ‍‌‍‍‌‌‍ ​‍​‍​‍ ​​‍​‍‌‍‍​‌ ​‍‌‍‌‌‌‍‌‍​‍​‍​ ‍‍​‍​‍​‍ ‌‍​‌‌‍‌​‌‍ ‌‌‍‍‌‌‍ ‍​‍ ‌‍‍‌‌‍ ‍‌ ‌​‌‍‌‌‌‍ ‍‌ ‌​​‍ ‌‍‌‌‌‍‌​‌‍‍‌‌ ‌​​‍ ‌‍ ‌‌‍ ‌‍‌​‌‍‌‌​ ‌‌ ​​‌ ​‍‌‍‌‌‌ ​ ‌‍‌‌‌‍ ‍‌ ‌​‌‍​‌‌ ‌​‌‍‍‌‌‍ ‌‍ ‍​ ‍ ‌‍‍‌‌‍‌​​ ‌​ ​‌​ ‌​​ ‍‌‌‍‌​‌‍‌‍​ ‌‍​ ​‌‌‍‌​​‍ ‌​ ​‌​ ​‌​ ‌ ‌‍​‌​‍ ‌​ ‌​‌‍‌‍​ ‌ ​ ​‍​‍ ‌‌‍​‌​ ​‌‌‍‌‍​ ‌‌​‍ ‌​ ‌​​ ‌‍​ ​‍​ ‌ ​ ‌‍‌‍​‌​ ‌​​ ​‍‌‍‌‍​ ‌‌‌‍‌‍‌‍‌​​ ‍ ‌ ‌​‌ ‍‌‌ ​​‌‍‌‌​ ‌‌‍​‍‌ ‌‌‌‍‍‌‌‍ ​‌‍‌​​ ‍ ‌ ​​‌‍​‌‌ ‌​‌‍‍​​ ‌‌‍‍‌​ ​‌​ ‍​‌‍ ‍‌‌ ‌‍ ​‌‍ ‌‍ ‍‌‍‌ ‌‌ ‌‍‌​‌‍‌‌‌ ​ ‌‍​ ​‍‌‌​ ‌‌‌​​‍‌‌ ‌‍‍ ‌‍‌‌‌ ‍‌​‍‌‌​ ​ ‌​‌​​‍‌‌​ ​ ‌​‌​​‍‌‌​ ​‍​ ​‍‌‍‌‌‌‍ ‍​‍‌‌​ ​‍​ ​‍​‍‌‌​ ‌‌‌​‌​​‍ ‍‌ ‌‍‌‍​‌‌‍ ​‌ ‌‌‌‍‌‌​‍‌‌​ ‌‌‌​​‍‌‌ ‌‍‍ ‌‍‌‌‌ ‍‌​‍‌‌​ ​ ‌​‌​​‍‌‌​ ​ ‌​‌​​‍‌‌​ ​‍​ ​‍​ ‍‌​ ​‍​ ‌ ‌‍​‍​ ‌ ‌‍​‍‌‍‌​‌‍‌‍‌‍‌​​ ​ ‌‍‌​​ ​‍​‍‌‌​ ​‍​ ​‍​‍‌‌​ ‌‌‌​‌​​‍ ‍‌‍​ ‌‍‍​‌‍‍‌‌‍ ​‌‍‌​‌ ​‍‌‍‌‌‌‍ ‍​‍‌‌​ ‌‌‌​​‍‌‌ ‌‍‍ ‌‍‌‌‌ ‍‌​‍‌‌​ ​ ‌​‌​​‍‌‌​ ​ ‌​‌​​‍‌‌​ ​‍​ ​‍‌‍​ ‌‍‌​​ ​‌​ ‌​​ ​ ‌‍‌‌​ ​‌​ ‌‍​ ​‌​ ‍​​ ‌‍​ ‍‌​‍‌‌​ ​‍​ ​‍​‍‌‌​ ‌‌‌​‌​​‍ ‍‌ ‌​‌‍‌‌‌ ‍​‌ ‌​​ ‌‍​‍‌‍​‌‌ ​ ‌‍‌‌‌‌‌‌‌ ​‍‌‍ ​​ ‌​‍‌‌​ ​‍‌​‌‍‌‍​‌‌‍‌​‌‍ ‌‌‍‍‌‌‍ ‍​‍‌‍‌‍‍‌‌‍‌​​ ‌​ ​‌​ ‌​​ ‍‌‌‍‌​‌‍‌‍​ ‌‍​ ​‌‌‍‌​​‍ ‌​ ​‌​ ​‌​ ‌ ‌‍​‌​‍ ‌​ ‌​‌‍‌‍​ ‌ ​ ​‍​‍ ‌‌‍​‌​ ​‌‌‍‌‍​ ‌‌​‍ ‌​ ‌​​ ‌‍​ ​‍​ ‌ ​ ‌‍‌‍​‌​ ‌​​ ​‍‌‍‌‍​ ‌‌‌‍‌‍‌‍‌​​‍‌‍‌ ‌​‌ ‍‌‌ ​​‌‍‌‌​ ‌‌‍​‍‌ ‌‌‌‍‍‌‌‍ ​‌‍‌​​‍‌‍‌ ​​‌‍​‌‌ ‌​‌‍‍​​ ‌‌‍‍‌​ ​‌​ ‍​‌‍ ‍‌‌ ‌‍ ​‌‍ ‌‍ ‍‌‍‌ ‌‌ ‌‍‌​‌‍‌‌‌ ​ ‌‍​ ​‍‌‌​ ‌‌‌​​‍‌‌ ‌‍‍ ‌‍‌‌‌ ‍‌​‍‌‌​ ​ ‌​‌​​‍‌‌​ ​ ‌​‌​​‍‌‌​ ​‍​ ​‍‌‍‌‌‌‍ ‍​‍‌‌​ ​‍​ ​‍​‍‌‌​ ‌‌‌​‌​​‍ ‍‌ ‌‍‌‍​‌‌‍ ​‌ ‌‌‌‍‌‌​‍‌‌​ ‌‌‌​​‍‌‌ ‌‍‍ ‌‍‌‌‌ ‍‌​‍‌‌​ ​ ‌​‌​​‍‌‌​ ​ ‌​‌​​‍‌‌​ ​‍​ ​‍​ ‍‌​ ​‍​ ‌ ‌‍​‍​ ‌ ‌‍​‍‌‍‌​‌‍‌‍‌‍‌​​ ​ ‌‍‌​​ ​‍​‍‌‌​ ​‍​ ​‍​‍‌‌​ ‌‌‌​‌​​‍ ‍‌‍​ ‌‍‍​‌‍‍‌‌‍ ​‌‍‌​‌ ​‍‌‍‌‌‌‍ ‍​‍‌‌​ ‌‌‌​​‍‌‌ ‌‍‍ ‌‍‌‌‌ ‍‌​‍‌‌​ ​ ‌​‌​​‍‌‌​ ​ ‌​‌​​‍‌‌​ ​‍​ ​‍‌‍​ ‌‍‌​​ ​‌​ ‌​​ ​ ‌‍‌‌​ ​‌​ ‌‍​ ​‌​ ‍​​ ‌‍​ ‍‌​‍‌‌​ ​‍​ ​‍​‍‌‌​ ‌‌‌​‌​​‍ ‍‌ ‌​‌‍‌‌‌ ‍​‌ ‌​​‍‌‍‌ ​​‌‍‌‌‌ ​‍‌ ​ ‌ ​​‌‍‌‌‌‍​ ‌ ‌​‌‍‍‌‌ ‌‍‌‍‌‌​ ‌‌ ​​‌ ‌‌‌‍​‍‌‍ ​‌‍‍‌‌ ​ ‌‍‍​‌‍‌‌‌‍‌​​‍​‍‌ ‌ stands
out as the perfect all-around rig for gamers who demand
more. Whether you're streaming on Twitch with overlays
and alerts active, recording gameplay for YouTube
walkthroughs, or simply pushing the limits in the latest
AAA games, this setup does it all—and does it without
breaking a sweat.​​​​‌ ‍ ​‍​‍‌‍ ‌ ​‍‌‍‍‌‌‍‌ ‌‍‍‌‌‍ ‍​‍​‍​ ‍‍​‍​‍‌ ​ ‌‍​‌‌‍ ‍‌‍‍‌‌ ‌​‌ ‍‌​‍ ‍‌‍‍‌‌‍ ​‍​‍​‍ ​​‍​‍‌‍‍​‌ ​‍‌‍‌‌‌‍‌‍​‍​‍​ ‍‍​‍​‍​‍ ‌‍​‌‌‍‌​‌‍ ‌‌‍‍‌‌‍ ‍​‍ ‌‍‍‌‌‍ ‍‌ ‌​‌‍‌‌‌‍ ‍‌ ‌​​‍ ‌‍‌‌‌‍‌​‌‍‍‌‌ ‌​​‍ ‌‍ ‌‌‍ ‌‍‌​‌‍‌‌​ ‌‌ ​​‌ ​‍‌‍‌‌‌ ​ ‌‍‌‌‌‍ ‍‌ ‌​‌‍​‌‌ ‌​‌‍‍‌‌‍ ‌‍ ‍​ ‍ ‌‍‍‌‌‍‌​​ ‌​ ​‌​ ‌​​ ‍‌‌‍‌​‌‍‌‍​ ‌‍​ ​‌‌‍‌​​‍ ‌​ ​‌​ ​‌​ ‌ ‌‍​‌​‍ ‌​ ‌​‌‍‌‍​ ‌ ​ ​‍​‍ ‌‌‍​‌​ ​‌‌‍‌‍​ ‌‌​‍ ‌​ ‌​​ ‌‍​ ​‍​ ‌ ​ ‌‍‌‍​‌​ ‌​​ ​‍‌‍‌‍​ ‌‌‌‍‌‍‌‍‌​​ ‍ ‌ ‌​‌ ‍‌‌ ​​‌‍‌‌​ ‌‌‍​‍‌ ‌‌‌‍‍‌‌‍ ​‌‍‌​​ ‍ ‌ ​​‌‍​‌‌ ‌​‌‍‍​​ ‌‌‍‍‌​ ​‌​ ‍​‌‍ ‍‌‌ ‌‍ ​‌‍ ‌‍ ‍‌‍‌ ‌‌ ‌‍‌​‌‍‌‌‌ ​ ‌‍​ ​‍‌‌​ ‌‌‌​​‍‌‌ ‌‍‍ ‌‍‌‌‌ ‍‌​‍‌‌​ ​ ‌​‌​​‍‌‌​ ​ ‌​‌​​‍‌‌​ ​‍​ ​‍‌‍‌‌‌‍ ‍​‍‌‌​ ​‍​ ​‍​‍‌‌​ ‌‌‌​‌​​‍ ‍‌ ‌‍‌‍​‌‌‍ ​‌ ‌‌‌‍‌‌​‍‌‌​ ‌‌‌​​‍‌‌ ‌‍‍ ‌‍‌‌‌ ‍‌​‍‌‌​ ​ ‌​‌​​‍‌‌​ ​ ‌​‌​​‍‌‌​ ​‍​ ​‍​ ‍‌​ ​‍​ ‌ ‌‍​‍​ ‌ ‌‍​‍‌‍‌​‌‍‌‍‌‍‌​​ ​ ‌‍‌​​ ​‍​‍‌‌​ ​‍​ ​‍​‍‌‌​ ‌‌‌​‌​​‍ ‍‌‍​ ‌‍‍​‌‍‍‌‌‍ ​‌‍‌​‌ ​‍‌‍‌‌‌‍ ‍​‍‌‌​ ‌‌‌​​‍‌‌ ‌‍‍ ‌‍‌‌‌ ‍‌​‍‌‌​ ​ ‌​‌​​‍‌‌​ ​ ‌​‌​​‍‌‌​ ​‍​ ​‍​ ​‌​ ​‌​ ​​‌‍​‍​ ​‍​ ‌​​ ‌‌‌‍​ ​ ​‍‌‍​‌​ ‌‍‌‍‌‌​‍‌‌​ ​‍​ ​‍​‍‌‌​ ‌‌‌​‌​​‍ ‍‌ ‌​‌‍‌‌‌ ‍​‌ ‌​​ ‌‍​‍‌‍​‌‌ ​ ‌‍‌‌‌‌‌‌‌ ​‍‌‍ ​​ ‌​‍‌‌​ ​‍‌​‌‍‌‍​‌‌‍‌​‌‍ ‌‌‍‍‌‌‍ ‍​‍‌‍‌‍‍‌‌‍‌​​ ‌​ ​‌​ ‌​​ ‍‌‌‍‌​‌‍‌‍​ ‌‍​ ​‌‌‍‌​​‍ ‌​ ​‌​ ​‌​ ‌ ‌‍​‌​‍ ‌​ ‌​‌‍‌‍​ ‌ ​ ​‍​‍ ‌‌‍​‌​ ​‌‌‍‌‍​ ‌‌​‍ ‌​ ‌​​ ‌‍​ ​‍​ ‌ ​ ‌‍‌‍​‌​ ‌​​ ​‍‌‍‌‍​ ‌‌‌‍‌‍‌‍‌​​‍‌‍‌ ‌​‌ ‍‌‌ ​​‌‍‌‌​ ‌‌‍​‍‌ ‌‌‌‍‍‌‌‍ ​‌‍‌​​‍‌‍‌ ​​‌‍​‌‌ ‌​‌‍‍​​ ‌‌‍‍‌​ ​‌​ ‍​‌‍ ‍‌‌ ‌‍ ​‌‍ ‌‍ ‍‌‍‌ ‌‌ ‌‍‌​‌‍‌‌‌ ​ ‌‍​ ​‍‌‌​ ‌‌‌​​‍‌‌ ‌‍‍ ‌‍‌‌‌ ‍‌​‍‌‌​ ​ ‌​‌​​‍‌‌​ ​ ‌​‌​​‍‌‌​ ​‍​ ​‍‌‍‌‌‌‍ ‍​‍‌‌​ ​‍​ ​‍​‍‌‌​ ‌‌‌​‌​​‍ ‍‌ ‌‍‌‍​‌‌‍ ​‌ ‌‌‌‍‌‌​‍‌‌​ ‌‌‌​​‍‌‌ ‌‍‍ ‌‍‌‌‌ ‍‌​‍‌‌​ ​ ‌​‌​​‍‌‌​ ​ ‌​‌​​‍‌‌​ ​‍​ ​‍​ ‍‌​ ​‍​ ‌ ‌‍​‍​ ‌ ‌‍​‍‌‍‌​‌‍‌‍‌‍‌​​ ​ ‌‍‌​​ ​‍​‍‌‌​ ​‍​ ​‍​‍‌‌​ ‌‌‌​‌​​‍ ‍‌‍​ ‌‍‍​‌‍‍‌‌‍ ​‌‍‌​‌ ​‍‌‍‌‌‌‍ ‍​‍‌‌​ ‌‌‌​​‍‌‌ ‌‍‍ ‌‍‌‌‌ ‍‌​‍‌‌​ ​ ‌​‌​​‍‌‌​ ​ ‌​‌​​‍‌‌​ ​‍​ ​‍​ ​‌​ ​‌​ ​​‌‍​‍​ ​‍​ ‌​​ ‌‌‌‍​ ​ ​‍‌‍​‌​ ‌‍‌‍‌‌​‍‌‌​ ​‍​ ​‍​‍‌‌​ ‌‌‌​‌​​‍ ‍‌ ‌​‌‍‌‌‌ ‍​‌ ‌​​‍‌‍‌ ​​‌‍‌‌‌ ​‍‌ ​ ‌ ​​‌‍‌‌‌‍​ ‌ ‌​‌‍‍‌‌ ‌‍‌‍‌‌​ ‌‌ ​​‌ ‌‌‌‍​‍‌‍ ​‌‍‍‌‌ ​ ‌‍‍​‌‍‌‌‌‍‌​​‍​‍‌ ‌
This system isn’t just about frame rates—it’s about creating
a seamless experience for your audience. With support for
AV1 encoding and high-speed DDR5 memory, your stream
quality will stay crisp even when action heats up on screen.
You’ll avoid the choppiness or pixelation often associated
with lower-end systems trying to multitask beyond their
limits. This gives your viewers a better experience and
keeps them coming back.​​​​‌ ‍ ​‍​‍‌‍ ‌ ​‍‌‍‍‌‌‍‌ ‌‍‍‌‌‍ ‍​‍​‍​ ‍‍​‍​‍‌ ​ ‌‍​‌‌‍ ‍‌‍‍‌‌ ‌​‌ ‍‌​‍ ‍‌‍‍‌‌‍ ​‍​‍​‍ ​​‍​‍‌‍‍​‌ ​‍‌‍‌‌‌‍‌‍​‍​‍​ ‍‍​‍​‍​‍ ‌‍​‌‌‍‌​‌‍ ‌‌‍‍‌‌‍ ‍​‍ ‌‍‍‌‌‍ ‍‌ ‌​‌‍‌‌‌‍ ‍‌ ‌​​‍ ‌‍‌‌‌‍‌​‌‍‍‌‌ ‌​​‍ ‌‍ ‌‌‍ ‌‍‌​‌‍‌‌​ ‌‌ ​​‌ ​‍‌‍‌‌‌ ​ ‌‍‌‌‌‍ ‍‌ ‌​‌‍​‌‌ ‌​‌‍‍‌‌‍ ‌‍ ‍​ ‍ ‌‍‍‌‌‍‌​​ ‌​ ​‌​ ‌​​ ‍‌‌‍‌​‌‍‌‍​ ‌‍​ ​‌‌‍‌​​‍ ‌​ ​‌​ ​‌​ ‌ ‌‍​‌​‍ ‌​ ‌​‌‍‌‍​ ‌ ​ ​‍​‍ ‌‌‍​‌​ ​‌‌‍‌‍​ ‌‌​‍ ‌​ ‌​​ ‌‍​ ​‍​ ‌ ​ ‌‍‌‍​‌​ ‌​​ ​‍‌‍‌‍​ ‌‌‌‍‌‍‌‍‌​​ ‍ ‌ ‌​‌ ‍‌‌ ​​‌‍‌‌​ ‌‌‍​‍‌ ‌‌‌‍‍‌‌‍ ​‌‍‌​​ ‍ ‌ ​​‌‍​‌‌ ‌​‌‍‍​​ ‌‌‍‍‌​ ​‌​ ‍​‌‍ ‍‌‌ ‌‍ ​‌‍ ‌‍ ‍‌‍‌ ‌‌ ‌‍‌​‌‍‌‌‌ ​ ‌‍​ ​‍‌‌​ ‌‌‌​​‍‌‌ ‌‍‍ ‌‍‌‌‌ ‍‌​‍‌‌​ ​ ‌​‌​​‍‌‌​ ​ ‌​‌​​‍‌‌​ ​‍​ ​‍‌‍‌‌‌‍ ‍​‍‌‌​ ​‍​ ​‍​‍‌‌​ ‌‌‌​‌​​‍ ‍‌ ‌‍‌‍​‌‌‍ ​‌ ‌‌‌‍‌‌​‍‌‌​ ‌‌‌​​‍‌‌ ‌‍‍ ‌‍‌‌‌ ‍‌​‍‌‌​ ​ ‌​‌​​‍‌‌​ ​ ‌​‌​​‍‌‌​ ​‍​ ​‍‌‍​‍‌‍‌‌​ ‌​‌‍​ ‌‍‌‍​ ‍‌​ ‌‌​ ‍​​ ‍​​ ​ ​ ​‍‌‍​ ​‍‌‌​ ​‍​ ​‍​‍‌‌​ ‌‌‌​‌​​‍ ‍‌‍​ ‌‍‍​‌‍‍‌‌‍ ​‌‍‌​‌ ​‍‌‍‌‌‌‍ ‍​‍‌‌​ ‌‌‌​​‍‌‌ ‌‍‍ ‌‍‌‌‌ ‍‌​‍‌‌​ ​ ‌​‌​​‍‌‌​ ​ ‌​‌​​‍‌‌​ ​‍​ ​‍​ ‌‍​ ​‌‌‍‌‍​ ‍​​ ‍​​ ‌​‌‍‌‌​ ​​‌‍​‌​ ​​‌‍​‌​ ‌‌​‍‌‌​ ​‍​ ​‍​‍‌‌​ ‌‌‌​‌​​‍ ‍‌ ‌​‌‍‌‌‌ ‍​‌ ‌​​ ‌‍​‍‌‍​‌‌ ​ ‌‍‌‌‌‌‌‌‌ ​‍‌‍ ​​ ‌​‍‌‌​ ​‍‌​‌‍‌‍​‌‌‍‌​‌‍ ‌‌‍‍‌‌‍ ‍​‍‌‍‌‍‍‌‌‍‌​​ ‌​ ​‌​ ‌​​ ‍‌‌‍‌​‌‍‌‍​ ‌‍​ ​‌‌‍‌​​‍ ‌​ ​‌​ ​‌​ ‌ ‌‍​‌​‍ ‌​ ‌​‌‍‌‍​ ‌ ​ ​‍​‍ ‌‌‍​‌​ ​‌‌‍‌‍​ ‌‌​‍ ‌​ ‌​​ ‌‍​ ​‍​ ‌ ​ ‌‍‌‍​‌​ ‌​​ ​‍‌‍‌‍​ ‌‌‌‍‌‍‌‍‌​​‍‌‍‌ ‌​‌ ‍‌‌ ​​‌‍‌‌​ ‌‌‍​‍‌ ‌‌‌‍‍‌‌‍ ​‌‍‌​​‍‌‍‌ ​​‌‍​‌‌ ‌​‌‍‍​​ ‌‌‍‍‌​ ​‌​ ‍​‌‍ ‍‌‌ ‌‍ ​‌‍ ‌‍ ‍‌‍‌ ‌‌ ‌‍‌​‌‍‌‌‌ ​ ‌‍​ ​‍‌‌​ ‌‌‌​​‍‌‌ ‌‍‍ ‌‍‌‌‌ ‍‌​‍‌‌​ ​ ‌​‌​​‍‌‌​ ​ ‌​‌​​‍‌‌​ ​‍​ ​‍‌‍‌‌‌‍ ‍​‍‌‌​ ​‍​ ​‍​‍‌‌​ ‌‌‌​‌​​‍ ‍‌ ‌‍‌‍​‌‌‍ ​‌ ‌‌‌‍‌‌​‍‌‌​ ‌‌‌​​‍‌‌ ‌‍‍ ‌‍‌‌‌ ‍‌​‍‌‌​ ​ ‌​‌​​‍‌‌​ ​ ‌​‌​​‍‌‌​ ​‍​ ​‍‌‍​‍‌‍‌‌​ ‌​‌‍​ ‌‍‌‍​ ‍‌​ ‌‌​ ‍​​ ‍​​ ​ ​ ​‍‌‍​ ​‍‌‌​ ​‍​ ​‍​‍‌‌​ ‌‌‌​‌​​‍ ‍‌‍​ ‌‍‍​‌‍‍‌‌‍ ​‌‍‌​‌ ​‍‌‍‌‌‌‍ ‍​‍‌‌​ ‌‌‌​​‍‌‌ ‌‍‍ ‌‍‌‌‌ ‍‌​‍‌‌​ ​ ‌​‌​​‍‌‌​ ​ ‌​‌​​‍‌‌​ ​‍​ ​‍​ ‌‍​ ​‌‌‍‌‍​ ‍​​ ‍​​ ‌​‌‍‌‌​ ​​‌‍​‌​ ​​‌‍​‌​ ‌‌​‍‌‌​ ​‍​ ​‍​‍‌‌​ ‌‌‌​‌​​‍ ‍‌ ‌​‌‍‌‌‌ ‍​‌ ‌​​‍‌‍‌ ​​‌‍‌‌‌ ​‍‌ ​ ‌ ​​‌‍‌‌‌‍​ ‌ ‌​‌‍‍‌‌ ‌‍‌‍‌‌​ ‌‌ ​​‌ ‌‌‌‍​‍‌‍ ​‌‍‍‌‌ ​ ‌‍‍​‌‍‌‌‌‍‌​​‍​‍‌ ‌
Upgradability is another major selling point. While this
$1600 Gaming and Streaming PC​​​​‌ ‍ ​‍​‍‌‍ ‌ ​‍‌‍‍‌‌‍‌ ‌‍‍‌‌‍ ‍​‍​‍​ ‍‍​‍​‍‌ ​ ‌‍​‌‌‍ ‍‌‍‍‌‌ ‌​‌ ‍‌​‍ ‍‌‍‍‌‌‍ ​‍​‍​‍ ​​‍​‍‌‍‍​‌ ​‍‌‍‌‌‌‍‌‍​‍​‍​ ‍‍​‍​‍​‍ ‌‍​‌‌‍‌​‌‍ ‌‌‍‍‌‌‍ ‍​‍ ‌‍‍‌‌‍ ‍‌ ‌​‌‍‌‌‌‍ ‍‌ ‌​​‍ ‌‍‌‌‌‍‌​‌‍‍‌‌ ‌​​‍ ‌‍ ‌‌‍ ‌‍‌​‌‍‌‌​ ‌‌ ​​‌ ​‍‌‍‌‌‌ ​ ‌‍‌‌‌‍ ‍‌ ‌​‌‍​‌‌ ‌​‌‍‍‌‌‍ ‌‍ ‍​ ‍ ‌‍‍‌‌‍‌​​ ‌​ ​‌​ ‌​​ ‍‌‌‍‌​‌‍‌‍​ ‌‍​ ​‌‌‍‌​​‍ ‌​ ​‌​ ​‌​ ‌ ‌‍​‌​‍ ‌​ ‌​‌‍‌‍​ ‌ ​ ​‍​‍ ‌‌‍​‌​ ​‌‌‍‌‍​ ‌‌​‍ ‌​ ‌​​ ‌‍​ ​‍​ ‌ ​ ‌‍‌‍​‌​ ‌​​ ​‍‌‍‌‍​ ‌‌‌‍‌‍‌‍‌​​ ‍ ‌ ‌​‌ ‍‌‌ ​​‌‍‌‌​ ‌‌‍​‍‌ ‌‌‌‍‍‌‌‍ ​‌‍‌​​ ‍ ‌ ​​‌‍​‌‌ ‌​‌‍‍​​ ‌‌‍‍‌​ ​‌​ ‍​‌‍ ‍‌‌ ‌‍ ​‌‍ ‌‍ ‍‌‍‌ ‌‌ ‌‍‌​‌‍‌‌‌ ​ ‌‍​ ​‍‌‌​ ‌‌‌​​‍‌‌ ‌‍‍ ‌‍‌‌‌ ‍‌​‍‌‌​ ​ ‌​‌​​‍‌‌​ ​ ‌​‌​​‍‌‌​ ​‍​ ​‍‌‍‌‌‌‍ ‍​‍‌‌​ ​‍​ ​‍​‍‌‌​ ‌‌‌​‌​​‍ ‍‌ ‌‍‌‍​‌‌‍ ​‌ ‌‌‌‍‌‌​‍‌‌​ ‌‌‌​​‍‌‌ ‌‍‍ ‌‍‌‌‌ ‍‌​‍‌‌​ ​ ‌​‌​​‍‌‌​ ​ ‌​‌​​‍‌‌​ ​‍​ ​‍​ ‌‌‌‍‌‍​ ‍‌​ ‌‌​ ​​​ ‌‌‌‍‌‍​ ​ ‌‍‌​​ ‌‌​ ‍​‌‍‌‍​‍‌‌​ ​‍​ ​‍​‍‌‌​ ‌‌‌​‌​​‍ ‍‌‍​ ‌‍‍​‌‍‍‌‌‍ ​‌‍‌​‌ ​‍‌‍‌‌‌‍ ‍​‍‌‌​ ‌‌‌​​‍‌‌ ‌‍‍ ‌‍‌‌‌ ‍‌​‍‌‌​ ​ ‌​‌​​‍‌‌​ ​ ‌​‌​​‍‌‌​ ​‍​ ​‍​ ‍‌​ ​‌‌‍​‌‌‍‌​‌‍​‍​ ‍‌‌‍​ ​ ​‍​ ‌‍​ ‌‌‌‍‌​​ ‍​​‍‌‌​ ​‍​ ​‍​‍‌‌​ ‌‌‌​‌​​‍ ‍‌ ‌​‌‍‌‌‌ ‍​‌ ‌​​ ‌‍​‍‌‍​‌‌ ​ ‌‍‌‌‌‌‌‌‌ ​‍‌‍ ​​ ‌​‍‌‌​ ​‍‌​‌‍‌‍​‌‌‍‌​‌‍ ‌‌‍‍‌‌‍ ‍​‍‌‍‌‍‍‌‌‍‌​​ ‌​ ​‌​ ‌​​ ‍‌‌‍‌​‌‍‌‍​ ‌‍​ ​‌‌‍‌​​‍ ‌​ ​‌​ ​‌​ ‌ ‌‍​‌​‍ ‌​ ‌​‌‍‌‍​ ‌ ​ ​‍​‍ ‌‌‍​‌​ ​‌‌‍‌‍​ ‌‌​‍ ‌​ ‌​​ ‌‍​ ​‍​ ‌ ​ ‌‍‌‍​‌​ ‌​​ ​‍‌‍‌‍​ ‌‌‌‍‌‍‌‍‌​​‍‌‍‌ ‌​‌ ‍‌‌ ​​‌‍‌‌​ ‌‌‍​‍‌ ‌‌‌‍‍‌‌‍ ​‌‍‌​​‍‌‍‌ ​​‌‍​‌‌ ‌​‌‍‍​​ ‌‌‍‍‌​ ​‌​ ‍​‌‍ ‍‌‌ ‌‍ ​‌‍ ‌‍ ‍‌‍‌ ‌‌ ‌‍‌​‌‍‌‌‌ ​ ‌‍​ ​‍‌‌​ ‌‌‌​​‍‌‌ ‌‍‍ ‌‍‌‌‌ ‍‌​‍‌‌​ ​ ‌​‌​​‍‌‌​ ​ ‌​‌​​‍‌‌​ ​‍​ ​‍‌‍‌‌‌‍ ‍​‍‌‌​ ​‍​ ​‍​‍‌‌​ ‌‌‌​‌​​‍ ‍‌ ‌‍‌‍​‌‌‍ ​‌ ‌‌‌‍‌‌​‍‌‌​ ‌‌‌​​‍‌‌ ‌‍‍ ‌‍‌‌‌ ‍‌​‍‌‌​ ​ ‌​‌​​‍‌‌​ ​ ‌​‌​​‍‌‌​ ​‍​ ​‍​ ‌‌‌‍‌‍​ ‍‌​ ‌‌​ ​​​ ‌‌‌‍‌‍​ ​ ‌‍‌​​ ‌‌​ ‍​‌‍‌‍​‍‌‌​ ​‍​ ​‍​‍‌‌​ ‌‌‌​‌​​‍ ‍‌‍​ ‌‍‍​‌‍‍‌‌‍ ​‌‍‌​‌ ​‍‌‍‌‌‌‍ ‍​‍‌‌​ ‌‌‌​​‍‌‌ ‌‍‍ ‌‍‌‌‌ ‍‌​‍‌‌​ ​ ‌​‌​​‍‌‌​ ​ ‌​‌​​‍‌‌​ ​‍​ ​‍​ ‍‌​ ​‌‌‍​‌‌‍‌​‌‍​‍​ ‍‌‌‍​ ​ ​‍​ ‌‍​ ‌‌‌‍‌​​ ‍​​‍‌‌​ ​‍​ ​‍​‍‌‌​ ‌‌‌​‌​​‍ ‍‌ ‌​‌‍‌‌‌ ‍​‌ ‌​​‍‌‍‌ ​​‌‍‌‌‌ ​‍‌ ​ ‌ ​​‌‍‌‌‌‍​ ‌ ‌​‌‍‍‌‌ ‌‍‌‍‌‌​ ‌‌ ​​‌ ‌‌‌‍​‍‌‍ ​‌‍‍‌‌ ​ ‌‍‍​‌‍‌‌‌‍‌​​‍​‍‌ ‌ is ready to perform out
of the box, the Z890 motherboard and robust power
supply mean you’re not locked in. Want to move to an RTX
5090 or Ryzen 9000 series down the line? This build will
support it. Want to expand to 64GB of DDR5 RAM or add
another NVMe SSD for more footage? No problem. It’s
designed to scale with your ambitions.​​​​‌ ‍ ​‍​‍‌‍ ‌ ​‍‌‍‍‌‌‍‌ ‌‍‍‌‌‍ ‍​‍​‍​ ‍‍​‍​‍‌ ​ ‌‍​‌‌‍ ‍‌‍‍‌‌ ‌​‌ ‍‌​‍ ‍‌‍‍‌‌‍ ​‍​‍​‍ ​​‍​‍‌‍‍​‌ ​‍‌‍‌‌‌‍‌‍​‍​‍​ ‍‍​‍​‍​‍ ‌‍​‌‌‍‌​‌‍ ‌‌‍‍‌‌‍ ‍​‍ ‌‍‍‌‌‍ ‍‌ ‌​‌‍‌‌‌‍ ‍‌ ‌​​‍ ‌‍‌‌‌‍‌​‌‍‍‌‌ ‌​​‍ ‌‍ ‌‌‍ ‌‍‌​‌‍‌‌​ ‌‌ ​​‌ ​‍‌‍‌‌‌ ​ ‌‍‌‌‌‍ ‍‌ ‌​‌‍​‌‌ ‌​‌‍‍‌‌‍ ‌‍ ‍​ ‍ ‌‍‍‌‌‍‌​​ ‌​ ​‌​ ‌​​ ‍‌‌‍‌​‌‍‌‍​ ‌‍​ ​‌‌‍‌​​‍ ‌​ ​‌​ ​‌​ ‌ ‌‍​‌​‍ ‌​ ‌​‌‍‌‍​ ‌ ​ ​‍​‍ ‌‌‍​‌​ ​‌‌‍‌‍​ ‌‌​‍ ‌​ ‌​​ ‌‍​ ​‍​ ‌ ​ ‌‍‌‍​‌​ ‌​​ ​‍‌‍‌‍​ ‌‌‌‍‌‍‌‍‌​​ ‍ ‌ ‌​‌ ‍‌‌ ​​‌‍‌‌​ ‌‌‍​‍‌ ‌‌‌‍‍‌‌‍ ​‌‍‌​​ ‍ ‌ ​​‌‍​‌‌ ‌​‌‍‍​​ ‌‌‍‍‌​ ​‌​ ‍​‌‍ ‍‌‌ ‌‍ ​‌‍ ‌‍ ‍‌‍‌ ‌‌ ‌‍‌​‌‍‌‌‌ ​ ‌‍​ ​‍‌‌​ ‌‌‌​​‍‌‌ ‌‍‍ ‌‍‌‌‌ ‍‌​‍‌‌​ ​ ‌​‌​​‍‌‌​ ​ ‌​‌​​‍‌‌​ ​‍​ ​‍‌‍‌‌‌‍ ‍​‍‌‌​ ​‍​ ​‍​‍‌‌​ ‌‌‌​‌​​‍ ‍‌ ‌‍‌‍​‌‌‍ ​‌ ‌‌‌‍‌‌​‍‌‌​ ‌‌‌​​‍‌‌ ‌‍‍ ‌‍‌‌‌ ‍‌​‍‌‌​ ​ ‌​‌​​‍‌‌​ ​ ‌​‌​​‍‌‌​ ​‍​ ​‍​ ‌‌‌‍‌‍​ ‍‌​ ‌‌​ ​​​ ‌‌‌‍‌‍​ ​ ‌‍‌​​ ‌‌​ ‍​‌‍‌‍​‍‌‌​ ​‍​ ​‍​‍‌‌​ ‌‌‌​‌​​‍ ‍‌‍​ ‌‍‍​‌‍‍‌‌‍ ​‌‍‌​‌ ​‍‌‍‌‌‌‍ ‍​‍‌‌​ ‌‌‌​​‍‌‌ ‌‍‍ ‌‍‌‌‌ ‍‌​‍‌‌​ ​ ‌​‌​​‍‌‌​ ​ ‌​‌​​‍‌‌​ ​‍​ ​‍​ ‍‌‌‍​‍​ ‍‌‌‍‌‌​ ‌​‌‍​ ‌‍​ ​ ‌ ​ ​‌​ ‌ ​ ​‌​ ​​​‍‌‌​ ​‍​ ​‍​‍‌‌​ ‌‌‌​‌​​‍ ‍‌ ‌​‌‍‌‌‌ ‍​‌ ‌​​ ‌‍​‍‌‍​‌‌ ​ ‌‍‌‌‌‌‌‌‌ ​‍‌‍ ​​ ‌​‍‌‌​ ​‍‌​‌‍‌‍​‌‌‍‌​‌‍ ‌‌‍‍‌‌‍ ‍​‍‌‍‌‍‍‌‌‍‌​​ ‌​ ​‌​ ‌​​ ‍‌‌‍‌​‌‍‌‍​ ‌‍​ ​‌‌‍‌​​‍ ‌​ ​‌​ ​‌​ ‌ ‌‍​‌​‍ ‌​ ‌​‌‍‌‍​ ‌ ​ ​‍​‍ ‌‌‍​‌​ ​‌‌‍‌‍​ ‌‌​‍ ‌​ ‌​​ ‌‍​ ​‍​ ‌ ​ ‌‍‌‍​‌​ ‌​​ ​‍‌‍‌‍​ ‌‌‌‍‌‍‌‍‌​​‍‌‍‌ ‌​‌ ‍‌‌ ​​‌‍‌‌​ ‌‌‍​‍‌ ‌‌‌‍‍‌‌‍ ​‌‍‌​​‍‌‍‌ ​​‌‍​‌‌ ‌​‌‍‍​​ ‌‌‍‍‌​ ​‌​ ‍​‌‍ ‍‌‌ ‌‍ ​‌‍ ‌‍ ‍‌‍‌ ‌‌ ‌‍‌​‌‍‌‌‌ ​ ‌‍​ ​‍‌‌​ ‌‌‌​​‍‌‌ ‌‍‍ ‌‍‌‌‌ ‍‌​‍‌‌​ ​ ‌​‌​​‍‌‌​ ​ ‌​‌​​‍‌‌​ ​‍​ ​‍‌‍‌‌‌‍ ‍​‍‌‌​ ​‍​ ​‍​‍‌‌​ ‌‌‌​‌​​‍ ‍‌ ‌‍‌‍​‌‌‍ ​‌ ‌‌‌‍‌‌​‍‌‌​ ‌‌‌​​‍‌‌ ‌‍‍ ‌‍‌‌‌ ‍‌​‍‌‌​ ​ ‌​‌​​‍‌‌​ ​ ‌​‌​​‍‌‌​ ​‍​ ​‍​ ‌‌‌‍‌‍​ ‍‌​ ‌‌​ ​​​ ‌‌‌‍‌‍​ ​ ‌‍‌​​ ‌‌​ ‍​‌‍‌‍​‍‌‌​ ​‍​ ​‍​‍‌‌​ ‌‌‌​‌​​‍ ‍‌‍​ ‌‍‍​‌‍‍‌‌‍ ​‌‍‌​‌ ​‍‌‍‌‌‌‍ ‍​‍‌‌​ ‌‌‌​​‍‌‌ ‌‍‍ ‌‍‌‌‌ ‍‌​‍‌‌​ ​ ‌​‌​​‍‌‌​ ​ ‌​‌​​‍‌‌​ ​‍​ ​‍​ ‍‌‌‍​‍​ ‍‌‌‍‌‌​ ‌​‌‍​ ‌‍​ ​ ‌ ​ ​‌​ ‌ ​ ​‌​ ​​​‍‌‌​ ​‍​ ​‍​‍‌‌​ ‌‌‌​‌​​‍ ‍‌ ‌​‌‍‌‌‌ ‍​‌ ‌​​‍‌‍‌ ​​‌‍‌‌‌ ​‍‌ ​ ‌ ​​‌‍‌‌‌‍​ ‌ ‌​‌‍‍‌‌ ‌‍‌‍‌‌​ ‌‌ ​​‌ ‌‌‌‍​‍‌‍ ​‌‍‍‌‌ ​ ‌‍‍​‌‍‌‌‌‍‌​​‍​‍‌ ‌
When looking at price-to-performance ratios, this build is
extremely competitive. It beats out many prebuilt PCs in
the same price range, which often cut corners on cooling,
power supplies, or even RAM speed. By building your own
$1600 Gaming and Streaming PC​​​​‌ ‍ ​‍​‍‌‍ ‌ ​‍‌‍‍‌‌‍‌ ‌‍‍‌‌‍ ‍​‍​‍​ ‍‍​‍​‍‌ ​ ‌‍​‌‌‍ ‍‌‍‍‌‌ ‌​‌ ‍‌​‍ ‍‌‍‍‌‌‍ ​‍​‍​‍ ​​‍​‍‌‍‍​‌ ​‍‌‍‌‌‌‍‌‍​‍​‍​ ‍‍​‍​‍​‍ ‌‍​‌‌‍‌​‌‍ ‌‌‍‍‌‌‍ ‍​‍ ‌‍‍‌‌‍ ‍‌ ‌​‌‍‌‌‌‍ ‍‌ ‌​​‍ ‌‍‌‌‌‍‌​‌‍‍‌‌ ‌​​‍ ‌‍ ‌‌‍ ‌‍‌​‌‍‌‌​ ‌‌ ​​‌ ​‍‌‍‌‌‌ ​ ‌‍‌‌‌‍ ‍‌ ‌​‌‍​‌‌ ‌​‌‍‍‌‌‍ ‌‍ ‍​ ‍ ‌‍‍‌‌‍‌​​ ‌​ ​‌​ ‌​​ ‍‌‌‍‌​‌‍‌‍​ ‌‍​ ​‌‌‍‌​​‍ ‌​ ​‌​ ​‌​ ‌ ‌‍​‌​‍ ‌​ ‌​‌‍‌‍​ ‌ ​ ​‍​‍ ‌‌‍​‌​ ​‌‌‍‌‍​ ‌‌​‍ ‌​ ‌​​ ‌‍​ ​‍​ ‌ ​ ‌‍‌‍​‌​ ‌​​ ​‍‌‍‌‍​ ‌‌‌‍‌‍‌‍‌​​ ‍ ‌ ‌​‌ ‍‌‌ ​​‌‍‌‌​ ‌‌‍​‍‌ ‌‌‌‍‍‌‌‍ ​‌‍‌​​ ‍ ‌ ​​‌‍​‌‌ ‌​‌‍‍​​ ‌‌‍‍‌​ ​‌​ ‍​‌‍ ‍‌‌ ‌‍ ​‌‍ ‌‍ ‍‌‍‌ ‌‌ ‌‍‌​‌‍‌‌‌ ​ ‌‍​ ​‍‌‌​ ‌‌‌​​‍‌‌ ‌‍‍ ‌‍‌‌‌ ‍‌​‍‌‌​ ​ ‌​‌​​‍‌‌​ ​ ‌​‌​​‍‌‌​ ​‍​ ​‍‌‍‌‌‌‍ ‍​‍‌‌​ ​‍​ ​‍​‍‌‌​ ‌‌‌​‌​​‍ ‍‌ ‌‍‌‍​‌‌‍ ​‌ ‌‌‌‍‌‌​‍‌‌​ ‌‌‌​​‍‌‌ ‌‍‍ ‌‍‌‌‌ ‍‌​‍‌‌​ ​ ‌​‌​​‍‌‌​ ​ ‌​‌​​‍‌‌​ ​‍​ ​‍​ ​‌​ ‌‍​ ​‍‌‍‌‌​ ‌ ‌‍‌‌​ ‍‌​ ​​‌‍‌​‌‍‌​​ ‍​‌‍​ ​‍‌‌​ ​‍​ ​‍​‍‌‌​ ‌‌‌​‌​​‍ ‍‌‍​ ‌‍‍​‌‍‍‌‌‍ ​‌‍‌​‌ ​‍‌‍‌‌‌‍ ‍​‍‌‌​ ‌‌‌​​‍‌‌ ‌‍‍ ‌‍‌‌‌ ‍‌​‍‌‌​ ​ ‌​‌​​‍‌‌​ ​ ‌​‌​​‍‌‌​ ​‍​ ​‍​ ‌ ​ ‌‌‌‍​ ​ ​ ‌‍‌‍​ ‍‌​ ‍‌‌‍​‍‌‍‌​‌‍​ ‌‍​ ​ ​​​‍‌‌​ ​‍​ ​‍​‍‌‌​ ‌‌‌​‌​​‍ ‍‌ ‌​‌‍‌‌‌ ‍​‌ ‌​​ ‌‍​‍‌‍​‌‌ ​ ‌‍‌‌‌‌‌‌‌ ​‍‌‍ ​​ ‌​‍‌‌​ ​‍‌​‌‍‌‍​‌‌‍‌​‌‍ ‌‌‍‍‌‌‍ ‍​‍‌‍‌‍‍‌‌‍‌​​ ‌​ ​‌​ ‌​​ ‍‌‌‍‌​‌‍‌‍​ ‌‍​ ​‌‌‍‌​​‍ ‌​ ​‌​ ​‌​ ‌ ‌‍​‌​‍ ‌​ ‌​‌‍‌‍​ ‌ ​ ​‍​‍ ‌‌‍​‌​ ​‌‌‍‌‍​ ‌‌​‍ ‌​ ‌​​ ‌‍​ ​‍​ ‌ ​ ‌‍‌‍​‌​ ‌​​ ​‍‌‍‌‍​ ‌‌‌‍‌‍‌‍‌​​‍‌‍‌ ‌​‌ ‍‌‌ ​​‌‍‌‌​ ‌‌‍​‍‌ ‌‌‌‍‍‌‌‍ ​‌‍‌​​‍‌‍‌ ​​‌‍​‌‌ ‌​‌‍‍​​ ‌‌‍‍‌​ ​‌​ ‍​‌‍ ‍‌‌ ‌‍ ​‌‍ ‌‍ ‍‌‍‌ ‌‌ ‌‍‌​‌‍‌‌‌ ​ ‌‍​ ​‍‌‌​ ‌‌‌​​‍‌‌ ‌‍‍ ‌‍‌‌‌ ‍‌​‍‌‌​ ​ ‌​‌​​‍‌‌​ ​ ‌​‌​​‍‌‌​ ​‍​ ​‍‌‍‌‌‌‍ ‍​‍‌‌​ ​‍​ ​‍​‍‌‌​ ‌‌‌​‌​​‍ ‍‌ ‌‍‌‍​‌‌‍ ​‌ ‌‌‌‍‌‌​‍‌‌​ ‌‌‌​​‍‌‌ ‌‍‍ ‌‍‌‌‌ ‍‌​‍‌‌​ ​ ‌​‌​​‍‌‌​ ​ ‌​‌​​‍‌‌​ ​‍​ ​‍​ ​‌​ ‌‍​ ​‍‌‍‌‌​ ‌ ‌‍‌‌​ ‍‌​ ​​‌‍‌​‌‍‌​​ ‍​‌‍​ ​‍‌‌​ ​‍​ ​‍​‍‌‌​ ‌‌‌​‌​​‍ ‍‌‍​ ‌‍‍​‌‍‍‌‌‍ ​‌‍‌​‌ ​‍‌‍‌‌‌‍ ‍​‍‌‌​ ‌‌‌​​‍‌‌ ‌‍‍ ‌‍‌‌‌ ‍‌​‍‌‌​ ​ ‌​‌​​‍‌‌​ ​ ‌​‌​​‍‌‌​ ​‍​ ​‍​ ‌ ​ ‌‌‌‍​ ​ ​ ‌‍‌‍​ ‍‌​ ‍‌‌‍​‍‌‍‌​‌‍​ ‌‍​ ​ ​​​‍‌‌​ ​‍​ ​‍​‍‌‌​ ‌‌‌​‌​​‍ ‍‌ ‌​‌‍‌‌‌ ‍​‌ ‌​​‍‌‍‌ ​​‌‍‌‌‌ ​‍‌ ​ ‌ ​​‌‍‌‌‌‍​ ‌ ‌​‌‍‍‌‌ ‌‍‌‍‌‌​ ‌‌ ​​‌ ‌‌‌‍​‍‌‍ ​‌‍‍‌‌ ​ ‌‍‍​‌‍‌‌‌‍‌​​‍​‍‌ ‌ , you’re getting the full
value of your investment—every dollar goes toward
maximizing performance, not padding a brand’s markup.​​​​‌ ‍ ​‍​‍‌‍ ‌ ​‍‌‍‍‌‌‍‌ ‌‍‍‌‌‍ ‍​‍​‍​ ‍‍​‍​‍‌ ​ ‌‍​‌‌‍ ‍‌‍‍‌‌ ‌​‌ ‍‌​‍ ‍‌‍‍‌‌‍ ​‍​‍​‍ ​​‍​‍‌‍‍​‌ ​‍‌‍‌‌‌‍‌‍​‍​‍​ ‍‍​‍​‍​‍ ‌‍​‌‌‍‌​‌‍ ‌‌‍‍‌‌‍ ‍​‍ ‌‍‍‌‌‍ ‍‌ ‌​‌‍‌‌‌‍ ‍‌ ‌​​‍ ‌‍‌‌‌‍‌​‌‍‍‌‌ ‌​​‍ ‌‍ ‌‌‍ ‌‍‌​‌‍‌‌​ ‌‌ ​​‌ ​‍‌‍‌‌‌ ​ ‌‍‌‌‌‍ ‍‌ ‌​‌‍​‌‌ ‌​‌‍‍‌‌‍ ‌‍ ‍​ ‍ ‌‍‍‌‌‍‌​​ ‌​ ​‌​ ‌​​ ‍‌‌‍‌​‌‍‌‍​ ‌‍​ ​‌‌‍‌​​‍ ‌​ ​‌​ ​‌​ ‌ ‌‍​‌​‍ ‌​ ‌​‌‍‌‍​ ‌ ​ ​‍​‍ ‌‌‍​‌​ ​‌‌‍‌‍​ ‌‌​‍ ‌​ ‌​​ ‌‍​ ​‍​ ‌ ​ ‌‍‌‍​‌​ ‌​​ ​‍‌‍‌‍​ ‌‌‌‍‌‍‌‍‌​​ ‍ ‌ ‌​‌ ‍‌‌ ​​‌‍‌‌​ ‌‌‍​‍‌ ‌‌‌‍‍‌‌‍ ​‌‍‌​​ ‍ ‌ ​​‌‍​‌‌ ‌​‌‍‍​​ ‌‌‍‍‌​ ​‌​ ‍​‌‍ ‍‌‌ ‌‍ ​‌‍ ‌‍ ‍‌‍‌ ‌‌ ‌‍‌​‌‍‌‌‌ ​ ‌‍​ ​‍‌‌​ ‌‌‌​​‍‌‌ ‌‍‍ ‌‍‌‌‌ ‍‌​‍‌‌​ ​ ‌​‌​​‍‌‌​ ​ ‌​‌​​‍‌‌​ ​‍​ ​‍‌‍‌‌‌‍ ‍​‍‌‌​ ​‍​ ​‍​‍‌‌​ ‌‌‌​‌​​‍ ‍‌ ‌‍‌‍​‌‌‍ ​‌ ‌‌‌‍‌‌​‍‌‌​ ‌‌‌​​‍‌‌ ‌‍‍ ‌‍‌‌‌ ‍‌​‍‌‌​ ​ ‌​‌​​‍‌‌​ ​ ‌​‌​​‍‌‌​ ​‍​ ​‍​ ​‌​ ‌‍​ ​‍‌‍‌‌​ ‌ ‌‍‌‌​ ‍‌​ ​​‌‍‌​‌‍‌​​ ‍​‌‍​ ​‍‌‌​ ​‍​ ​‍​‍‌‌​ ‌‌‌​‌​​‍ ‍‌‍​ ‌‍‍​‌‍‍‌‌‍ ​‌‍‌​‌ ​‍‌‍‌‌‌‍ ‍​‍‌‌​ ‌‌‌​​‍‌‌ ‌‍‍ ‌‍‌‌‌ ‍‌​‍‌‌​ ​ ‌​‌​​‍‌‌​ ​ ‌​‌​​‍‌‌​ ​‍​ ​‍​ ​‍‌‍‌​​ ‌​​ ‍‌‌‍‌‌​ ​‌‌‍‌‍​ ​​​ ‌‍‌‍‌‍​ ​‌​ ​‌​‍‌‌​ ​‍​ ​‍​‍‌‌​ ‌‌‌​‌​​‍ ‍‌ ‌​‌‍‌‌‌ ‍​‌ ‌​​ ‌‍​‍‌‍​‌‌ ​ ‌‍‌‌‌‌‌‌‌ ​‍‌‍ ​​ ‌​‍‌‌​ ​‍‌​‌‍‌‍​‌‌‍‌​‌‍ ‌‌‍‍‌‌‍ ‍​‍‌‍‌‍‍‌‌‍‌​​ ‌​ ​‌​ ‌​​ ‍‌‌‍‌​‌‍‌‍​ ‌‍​ ​‌‌‍‌​​‍ ‌​ ​‌​ ​‌​ ‌ ‌‍​‌​‍ ‌​ ‌​‌‍‌‍​ ‌ ​ ​‍​‍ ‌‌‍​‌​ ​‌‌‍‌‍​ ‌‌​‍ ‌​ ‌​​ ‌‍​ ​‍​ ‌ ​ ‌‍‌‍​‌​ ‌​​ ​‍‌‍‌‍​ ‌‌‌‍‌‍‌‍‌​​‍‌‍‌ ‌​‌ ‍‌‌ ​​‌‍‌‌​ ‌‌‍​‍‌ ‌‌‌‍‍‌‌‍ ​‌‍‌​​‍‌‍‌ ​​‌‍​‌‌ ‌​‌‍‍​​ ‌‌‍‍‌​ ​‌​ ‍​‌‍ ‍‌‌ ‌‍ ​‌‍ ‌‍ ‍‌‍‌ ‌‌ ‌‍‌​‌‍‌‌‌ ​ ‌‍​ ​‍‌‌​ ‌‌‌​​‍‌‌ ‌‍‍ ‌‍‌‌‌ ‍‌​‍‌‌​ ​ ‌​‌​​‍‌‌​ ​ ‌​‌​​‍‌‌​ ​‍​ ​‍‌‍‌‌‌‍ ‍​‍‌‌​ ​‍​ ​‍​‍‌‌​ ‌‌‌​‌​​‍ ‍‌ ‌‍‌‍​‌‌‍ ​‌ ‌‌‌‍‌‌​‍‌‌​ ‌‌‌​​‍‌‌ ‌‍‍ ‌‍‌‌‌ ‍‌​‍‌‌​ ​ ‌​‌​​‍‌‌​ ​ ‌​‌​​‍‌‌​ ​‍​ ​‍​ ​‌​ ‌‍​ ​‍‌‍‌‌​ ‌ ‌‍‌‌​ ‍‌​ ​​‌‍‌​‌‍‌​​ ‍​‌‍​ ​‍‌‌​ ​‍​ ​‍​‍‌‌​ ‌‌‌​‌​​‍ ‍‌‍​ ‌‍‍​‌‍‍‌‌‍ ​‌‍‌​‌ ​‍‌‍‌‌‌‍ ‍​‍‌‌​ ‌‌‌​​‍‌‌ ‌‍‍ ‌‍‌‌‌ ‍‌​‍‌‌​ ​ ‌​‌​​‍‌‌​ ​ ‌​‌​​‍‌‌​ ​‍​ ​‍​ ​‍‌‍‌​​ ‌​​ ‍‌‌‍‌‌​ ​‌‌‍‌‍​ ​​​ ‌‍‌‍‌‍​ ​‌​ ​‌​‍‌‌​ ​‍​ ​‍​‍‌‌​ ‌‌‌​‌​​‍ ‍‌ ‌​‌‍‌‌‌ ‍​‌ ‌​​‍‌‍‌ ​​‌‍‌‌‌ ​‍‌ ​ ‌ ​​‌‍‌‌‌‍​ ‌ ‌​‌‍‍‌‌ ‌‍‌‍‌‌​ ‌‌ ​​‌ ‌‌‌‍​‍‌‍ ​‌‍‍‌‌ ​ ‌‍‍​‌‍‌‌‌‍‌​​‍​‍‌ ‌
Beyond specs, this rig also excels in aesthetics. The all-
white DDR5 RAM, clean motherboard layout, and RGB-lit
AIO cooler give it a modern, polished look that shines on
stream. If you’re a streamer who shows off their
battlestation on camera, this PC is going to stand out.
Combine it with a matching white or RGB-lit
keyboard/mouse combo and you’ve got a full setup that
looks as good as it performs.​​​​‌ ‍ ​‍​‍‌‍ ‌ ​‍‌‍‍‌‌‍‌ ‌‍‍‌‌‍ ‍​‍​‍​ ‍‍​‍​‍‌ ​ ‌‍​‌‌‍ ‍‌‍‍‌‌ ‌​‌ ‍‌​‍ ‍‌‍‍‌‌‍ ​‍​‍​‍ ​​‍​‍‌‍‍​‌ ​‍‌‍‌‌‌‍‌‍​‍​‍​ ‍‍​‍​‍​‍ ‌‍​‌‌‍‌​‌‍ ‌‌‍‍‌‌‍ ‍​‍ ‌‍‍‌‌‍ ‍‌ ‌​‌‍‌‌‌‍ ‍‌ ‌​​‍ ‌‍‌‌‌‍‌​‌‍‍‌‌ ‌​​‍ ‌‍ ‌‌‍ ‌‍‌​‌‍‌‌​ ‌‌ ​​‌ ​‍‌‍‌‌‌ ​ ‌‍‌‌‌‍ ‍‌ ‌​‌‍​‌‌ ‌​‌‍‍‌‌‍ ‌‍ ‍​ ‍ ‌‍‍‌‌‍‌​​ ‌​ ​‌​ ‌​​ ‍‌‌‍‌​‌‍‌‍​ ‌‍​ ​‌‌‍‌​​‍ ‌​ ​‌​ ​‌​ ‌ ‌‍​‌​‍ ‌​ ‌​‌‍‌‍​ ‌ ​ ​‍​‍ ‌‌‍​‌​ ​‌‌‍‌‍​ ‌‌​‍ ‌​ ‌​​ ‌‍​ ​‍​ ‌ ​ ‌‍‌‍​‌​ ‌​​ ​‍‌‍‌‍​ ‌‌‌‍‌‍‌‍‌​​ ‍ ‌ ‌​‌ ‍‌‌ ​​‌‍‌‌​ ‌‌‍​‍‌ ‌‌‌‍‍‌‌‍ ​‌‍‌​​ ‍ ‌ ​​‌‍​‌‌ ‌​‌‍‍​​ ‌‌‍‍‌​ ​‌​ ‍​‌‍ ‍‌‌ ‌‍ ​‌‍ ‌‍ ‍‌‍‌ ‌‌ ‌‍‌​‌‍‌‌‌ ​ ‌‍​ ​‍‌‌​ ‌‌‌​​‍‌‌ ‌‍‍ ‌‍‌‌‌ ‍‌​‍‌‌​ ​ ‌​‌​​‍‌‌​ ​ ‌​‌​​‍‌‌​ ​‍​ ​‍‌‍‌‌‌‍ ‍​‍‌‌​ ​‍​ ​‍​‍‌‌​ ‌‌‌​‌​​‍ ‍‌ ‌‍‌‍​‌‌‍ ​‌ ‌‌‌‍‌‌​‍‌‌​ ‌‌‌​​‍‌‌ ‌‍‍ ‌‍‌‌‌ ‍‌​‍‌‌​ ​ ‌​‌​​‍‌‌​ ​ ‌​‌​​‍‌‌​ ​‍​ ​‍​ ​​​ ​‍​ ‍‌​ ​ ‌‍‌​​ ​‌​ ‍​​ ‍‌‌‍​‌​ ​​‌‍​‌​ ‍​​‍‌‌​ ​‍​ ​‍​‍‌‌​ ‌‌‌​‌​​‍ ‍‌‍​ ‌‍‍​‌‍‍‌‌‍ ​‌‍‌​‌ ​‍‌‍‌‌‌‍ ‍​‍‌‌​ ‌‌‌​​‍‌‌ ‌‍‍ ‌‍‌‌‌ ‍‌​‍‌‌​ ​ ‌​‌​​‍‌‌​ ​ ‌​‌​​‍‌‌​ ​‍​ ​‍‌‍​‍​ ‌‌​ ‍‌​ ‌‍​ ‍​‌‍​‍​ ​ ​ ‌ ‌‍‌‌​ ‌​‌‍​ ‌‍‌​​‍‌‌​ ​‍​ ​‍​‍‌‌​ ‌‌‌​‌​​‍ ‍‌ ‌​‌‍‌‌‌ ‍​‌ ‌​​ ‌‍​‍‌‍​‌‌ ​ ‌‍‌‌‌‌‌‌‌ ​‍‌‍ ​​ ‌​‍‌‌​ ​‍‌​‌‍‌‍​‌‌‍‌​‌‍ ‌‌‍‍‌‌‍ ‍​‍‌‍‌‍‍‌‌‍‌​​ ‌​ ​‌​ ‌​​ ‍‌‌‍‌​‌‍‌‍​ ‌‍​ ​‌‌‍‌​​‍ ‌​ ​‌​ ​‌​ ‌ ‌‍​‌​‍ ‌​ ‌​‌‍‌‍​ ‌ ​ ​‍​‍ ‌‌‍​‌​ ​‌‌‍‌‍​ ‌‌​‍ ‌​ ‌​​ ‌‍​ ​‍​ ‌ ​ ‌‍‌‍​‌​ ‌​​ ​‍‌‍‌‍​ ‌‌‌‍‌‍‌‍‌​​‍‌‍‌ ‌​‌ ‍‌‌ ​​‌‍‌‌​ ‌‌‍​‍‌ ‌‌‌‍‍‌‌‍ ​‌‍‌​​‍‌‍‌ ​​‌‍​‌‌ ‌​‌‍‍​​ ‌‌‍‍‌​ ​‌​ ‍​‌‍ ‍‌‌ ‌‍ ​‌‍ ‌‍ ‍‌‍‌ ‌‌ ‌‍‌​‌‍‌‌‌ ​ ‌‍​ ​‍‌‌​ ‌‌‌​​‍‌‌ ‌‍‍ ‌‍‌‌‌ ‍‌​‍‌‌​ ​ ‌​‌​​‍‌‌​ ​ ‌​‌​​‍‌‌​ ​‍​ ​‍‌‍‌‌‌‍ ‍​‍‌‌​ ​‍​ ​‍​‍‌‌​ ‌‌‌​‌​​‍ ‍‌ ‌‍‌‍​‌‌‍ ​‌ ‌‌‌‍‌‌​‍‌‌​ ‌‌‌​​‍‌‌ ‌‍‍ ‌‍‌‌‌ ‍‌​‍‌‌​ ​ ‌​‌​​‍‌‌​ ​ ‌​‌​​‍‌‌​ ​‍​ ​‍​ ​​​ ​‍​ ‍‌​ ​ ‌‍‌​​ ​‌​ ‍​​ ‍‌‌‍​‌​ ​​‌‍​‌​ ‍​​‍‌‌​ ​‍​ ​‍​‍‌‌​ ‌‌‌​‌​​‍ ‍‌‍​ ‌‍‍​‌‍‍‌‌‍ ​‌‍‌​‌ ​‍‌‍‌‌‌‍ ‍​‍‌‌​ ‌‌‌​​‍‌‌ ‌‍‍ ‌‍‌‌‌ ‍‌​‍‌‌​ ​ ‌​‌​​‍‌‌​ ​ ‌​‌​​‍‌‌​ ​‍​ ​‍‌‍​‍​ ‌‌​ ‍‌​ ‌‍​ ‍​‌‍​‍​ ​ ​ ‌ ‌‍‌‌​ ‌​‌‍​ ‌‍‌​​‍‌‌​ ​‍​ ​‍​‍‌‌​ ‌‌‌​‌​​‍ ‍‌ ‌​‌‍‌‌‌ ‍​‌ ‌​​‍‌‍‌ ​​‌‍‌‌‌ ​‍‌ ​ ‌ ​​‌‍‌‌‌‍​ ‌ ‌​‌‍‍‌‌ ‌‍‌‍‌‌​ ‌‌ ​​‌ ‌‌‌‍​‍‌‍ ​‌‍‍‌‌ ​ ‌‍‍​‌‍‌‌‌‍‌​​‍​‍‌ ‌
For content creators who also edit their own video clips or
thumbnails, the powerful CPU and fast NVMe storage
significantly cut down on wait times. Exporting 4K footage
or batch-processing assets in Photoshop or Premiere Pro
becomes a smooth process, not a bottleneck.​​​​‌ ‍ ​‍​‍‌‍ ‌ ​‍‌‍‍‌‌‍‌ ‌‍‍‌‌‍ ‍​‍​‍​ ‍‍​‍​‍‌ ​ ‌‍​‌‌‍ ‍‌‍‍‌‌ ‌​‌ ‍‌​‍ ‍‌‍‍‌‌‍ ​‍​‍​‍ ​​‍​‍‌‍‍​‌ ​‍‌‍‌‌‌‍‌‍​‍​‍​ ‍‍​‍​‍​‍ ‌‍​‌‌‍‌​‌‍ ‌‌‍‍‌‌‍ ‍​‍ ‌‍‍‌‌‍ ‍‌ ‌​‌‍‌‌‌‍ ‍‌ ‌​​‍ ‌‍‌‌‌‍‌​‌‍‍‌‌ ‌​​‍ ‌‍ ‌‌‍ ‌‍‌​‌‍‌‌​ ‌‌ ​​‌ ​‍‌‍‌‌‌ ​ ‌‍‌‌‌‍ ‍‌ ‌​‌‍​‌‌ ‌​‌‍‍‌‌‍ ‌‍ ‍​ ‍ ‌‍‍‌‌‍‌​​ ‌​ ​‌​ ‌​​ ‍‌‌‍‌​‌‍‌‍​ ‌‍​ ​‌‌‍‌​​‍ ‌​ ​‌​ ​‌​ ‌ ‌‍​‌​‍ ‌​ ‌​‌‍‌‍​ ‌ ​ ​‍​‍ ‌‌‍​‌​ ​‌‌‍‌‍​ ‌‌​‍ ‌​ ‌​​ ‌‍​ ​‍​ ‌ ​ ‌‍‌‍​‌​ ‌​​ ​‍‌‍‌‍​ ‌‌‌‍‌‍‌‍‌​​ ‍ ‌ ‌​‌ ‍‌‌ ​​‌‍‌‌​ ‌‌‍​‍‌ ‌‌‌‍‍‌‌‍ ​‌‍‌​​ ‍ ‌ ​​‌‍​‌‌ ‌​‌‍‍​​ ‌‌‍‍‌​ ​‌​ ‍​‌‍ ‍‌‌ ‌‍ ​‌‍ ‌‍ ‍‌‍‌ ‌‌ ‌‍‌​‌‍‌‌‌ ​ ‌‍​ ​‍‌‌​ ‌‌‌​​‍‌‌ ‌‍‍ ‌‍‌‌‌ ‍‌​‍‌‌​ ​ ‌​‌​​‍‌‌​ ​ ‌​‌​​‍‌‌​ ​‍​ ​‍‌‍‌‌‌‍ ‍​‍‌‌​ ​‍​ ​‍​‍‌‌​ ‌‌‌​‌​​‍ ‍‌ ‌‍‌‍​‌‌‍ ​‌ ‌‌‌‍‌‌​‍‌‌​ ‌‌‌​​‍‌‌ ‌‍‍ ‌‍‌‌‌ ‍‌​‍‌‌​ ​ ‌​‌​​‍‌‌​ ​ ‌​‌​​‍‌‌​ ​‍​ ​‍​ ‌ ‌‍‌​‌‍​ ​ ​ ​ ‌‍‌‍​‌​ ‌ ‌‍‌‌‌‍​‌‌‍​‍​ ‍​​ ‌ ​‍‌‌​ ​‍​ ​‍​‍‌‌​ ‌‌‌​‌​​‍ ‍‌‍​ ‌‍‍​‌‍‍‌‌‍ ​‌‍‌​‌ ​‍‌‍‌‌‌‍ ‍​‍‌‌​ ‌‌‌​​‍‌‌ ‌‍‍ ‌‍‌‌‌ ‍‌​‍‌‌​ ​ ‌​‌​​‍‌‌​ ​ ‌​‌​​‍‌‌​ ​‍​ ​‍​ ​​​ ‌‌‌‍​‍​ ​‍​ ‌‌​ ​‌​ ​ ​ ‍​​ ‌‍‌‍‌​​ ‌ ​ ​‍​‍‌‌​ ​‍​ ​‍​‍‌‌​ ‌‌‌​‌​​‍ ‍‌ ‌​‌‍‌‌‌ ‍​‌ ‌​​ ‌‍​‍‌‍​‌‌ ​ ‌‍‌‌‌‌‌‌‌ ​‍‌‍ ​​ ‌​‍‌‌​ ​‍‌​‌‍‌‍​‌‌‍‌​‌‍ ‌‌‍‍‌‌‍ ‍​‍‌‍‌‍‍‌‌‍‌​​ ‌​ ​‌​ ‌​​ ‍‌‌‍‌​‌‍‌‍​ ‌‍​ ​‌‌‍‌​​‍ ‌​ ​‌​ ​‌​ ‌ ‌‍​‌​‍ ‌​ ‌​‌‍‌‍​ ‌ ​ ​‍​‍ ‌‌‍​‌​ ​‌‌‍‌‍​ ‌‌​‍ ‌​ ‌​​ ‌‍​ ​‍​ ‌ ​ ‌‍‌‍​‌​ ‌​​ ​‍‌‍‌‍​ ‌‌‌‍‌‍‌‍‌​​‍‌‍‌ ‌​‌ ‍‌‌ ​​‌‍‌‌​ ‌‌‍​‍‌ ‌‌‌‍‍‌‌‍ ​‌‍‌​​‍‌‍‌ ​​‌‍​‌‌ ‌​‌‍‍​​ ‌‌‍‍‌​ ​‌​ ‍​‌‍ ‍‌‌ ‌‍ ​‌‍ ‌‍ ‍‌‍‌ ‌‌ ‌‍‌​‌‍‌‌‌ ​ ‌‍​ ​‍‌‌​ ‌‌‌​​‍‌‌ ‌‍‍ ‌‍‌‌‌ ‍‌​‍‌‌​ ​ ‌​‌​​‍‌‌​ ​ ‌​‌​​‍‌‌​ ​‍​ ​‍‌‍‌‌‌‍ ‍​‍‌‌​ ​‍​ ​‍​‍‌‌​ ‌‌‌​‌​​‍ ‍‌ ‌‍‌‍​‌‌‍ ​‌ ‌‌‌‍‌‌​‍‌‌​ ‌‌‌​​‍‌‌ ‌‍‍ ‌‍‌‌‌ ‍‌​‍‌‌​ ​ ‌​‌​​‍‌‌​ ​ ‌​‌​​‍‌‌​ ​‍​ ​‍​ ‌ ‌‍‌​‌‍​ ​ ​ ​ ‌‍‌‍​‌​ ‌ ‌‍‌‌‌‍​‌‌‍​‍​ ‍​​ ‌ ​‍‌‌​ ​‍​ ​‍​‍‌‌​ ‌‌‌​‌​​‍ ‍‌‍​ ‌‍‍​‌‍‍‌‌‍ ​‌‍‌​‌ ​‍‌‍‌‌‌‍ ‍​‍‌‌​ ‌‌‌​​‍‌‌ ‌‍‍ ‌‍‌‌‌ ‍‌​‍‌‌​ ​ ‌​‌​​‍‌‌​ ​ ‌​‌​​‍‌‌​ ​‍​ ​‍​ ​​​ ‌‌‌‍​‍​ ​‍​ ‌‌​ ​‌​ ​ ​ ‍​​ ‌‍‌‍‌​​ ‌ ​ ​‍​‍‌‌​ ​‍​ ​‍​‍‌‌​ ‌‌‌​‌​​‍ ‍‌ ‌​‌‍‌‌‌ ‍​‌ ‌​​‍‌‍‌ ​​‌‍‌‌‌ ​‍‌ ​ ‌ ​​‌‍‌‌‌‍​ ‌ ‌​‌‍‍‌‌ ‌‍‌‍‌‌​ ‌‌ ​​‌ ‌‌‌‍​‍‌‍ ​‌‍‍‌‌ ​ ‌‍‍​‌‍‌‌‌‍‌​​‍​‍‌ ‌
The ​​​​‌ ‍ ​‍​‍‌‍ ‌ ​‍‌‍‍‌‌‍‌ ‌‍‍‌‌‍ ‍​‍​‍​ ‍‍​‍​‍‌ ​ ‌‍​‌‌‍ ‍‌‍‍‌‌ ‌​‌ ‍‌​‍ ‍‌‍‍‌‌‍ ​‍​‍​‍ ​​‍​‍‌‍‍​‌ ​‍‌‍‌‌‌‍‌‍​‍​‍​ ‍‍​‍​‍​‍ ‌‍​‌‌‍‌​‌‍ ‌‌‍‍‌‌‍ ‍​‍ ‌‍‍‌‌‍ ‍‌ ‌​‌‍‌‌‌‍ ‍‌ ‌​​‍ ‌‍‌‌‌‍‌​‌‍‍‌‌ ‌​​‍ ‌‍ ‌‌‍ ‌‍‌​‌‍‌‌​ ‌‌ ​​‌ ​‍‌‍‌‌‌ ​ ‌‍‌‌‌‍ ‍‌ ‌​‌‍​‌‌ ‌​‌‍‍‌‌‍ ‌‍ ‍​ ‍ ‌‍‍‌‌‍‌​​ ‌​ ​‌​ ‌​​ ‍‌‌‍‌​‌‍‌‍​ ‌‍​ ​‌‌‍‌​​‍ ‌​ ​‌​ ​‌​ ‌ ‌‍​‌​‍ ‌​ ‌​‌‍‌‍​ ‌ ​ ​‍​‍ ‌‌‍​‌​ ​‌‌‍‌‍​ ‌‌​‍ ‌​ ‌​​ ‌‍​ ​‍​ ‌ ​ ‌‍‌‍​‌​ ‌​​ ​‍‌‍‌‍​ ‌‌‌‍‌‍‌‍‌​​ ‍ ‌ ‌​‌ ‍‌‌ ​​‌‍‌‌​ ‌‌‍​‍‌ ‌‌‌‍‍‌‌‍ ​‌‍‌​​ ‍ ‌ ​​‌‍​‌‌ ‌​‌‍‍​​ ‌‌‍‍‌​ ​‌​ ‍​‌‍ ‍‌‌ ‌‍ ​‌‍ ‌‍ ‍‌‍‌ ‌‌ ‌‍‌​‌‍‌‌‌ ​ ‌‍​ ​‍‌‌​ ‌‌‌​​‍‌‌ ‌‍‍ ‌‍‌‌‌ ‍‌​‍‌‌​ ​ ‌​‌​​‍‌‌​ ​ ‌​‌​​‍‌‌​ ​‍​ ​‍‌‍‌‌‌‍ ‍​‍‌‌​ ​‍​ ​‍​‍‌‌​ ‌‌‌​‌​​‍ ‍‌ ‌‍‌‍​‌‌‍ ​‌ ‌‌‌‍‌‌​‍‌‌​ ‌‌‌​​‍‌‌ ‌‍‍ ‌‍‌‌‌ ‍‌​‍‌‌​ ​ ‌​‌​​‍‌‌​ ​ ‌​‌​​‍‌‌​ ​‍​ ​‍‌‍‌​‌‍​‌​ ‍​‌‍‌‌​ ‌‌​ ‌‍​ ​ ​ ‍​‌‍​‌​ ​‍​ ​​​ ‍​​‍‌‌​ ​‍​ ​‍​‍‌‌​ ‌‌‌​‌​​‍ ‍‌‍​ ‌‍‍​‌‍‍‌‌‍ ​‌‍‌​‌ ​‍‌‍‌‌‌‍ ‍​‍‌‌​ ‌‌‌​​‍‌‌ ‌‍‍ ‌‍‌‌‌ ‍‌​‍‌‌​ ​ ‌​‌​​‍‌‌​ ​ ‌​‌​​‍‌‌​ ​‍​ ​‍​ ​ ​ ‌‍​ ‌‌​ ‍​​ ‌‍​ ‍​​ ​‍​ ‌​​ ‌ ‌‍​‍​ ‍​​ ‌​​‍‌‌​ ​‍​ ​‍​‍‌‌​ ‌‌‌​‌​​‍ ‍‌ ‌​‌‍‌‌‌ ‍​‌ ‌​​ ‌‍​‍‌‍​‌‌ ​ ‌‍‌‌‌‌‌‌‌ ​‍‌‍ ​​ ‌​‍‌‌​ ​‍‌​‌‍‌‍​‌‌‍‌​‌‍ ‌‌‍‍‌‌‍ ‍​‍‌‍‌‍‍‌‌‍‌​​ ‌​ ​‌​ ‌​​ ‍‌‌‍‌​‌‍‌‍​ ‌‍​ ​‌‌‍‌​​‍ ‌​ ​‌​ ​‌​ ‌ ‌‍​‌​‍ ‌​ ‌​‌‍‌‍​ ‌ ​ ​‍​‍ ‌‌‍​‌​ ​‌‌‍‌‍​ ‌‌​‍ ‌​ ‌​​ ‌‍​ ​‍​ ‌ ​ ‌‍‌‍​‌​ ‌​​ ​‍‌‍‌‍​ ‌‌‌‍‌‍‌‍‌​​‍‌‍‌ ‌​‌ ‍‌‌ ​​‌‍‌‌​ ‌‌‍​‍‌ ‌‌‌‍‍‌‌‍ ​‌‍‌​​‍‌‍‌ ​​‌‍​‌‌ ‌​‌‍‍​​ ‌‌‍‍‌​ ​‌​ ‍​‌‍ ‍‌‌ ‌‍ ​‌‍ ‌‍ ‍‌‍‌ ‌‌ ‌‍‌​‌‍‌‌‌ ​ ‌‍​ ​‍‌‌​ ‌‌‌​​‍‌‌ ‌‍‍ ‌‍‌‌‌ ‍‌​‍‌‌​ ​ ‌​‌​​‍‌‌​ ​ ‌​‌​​‍‌‌​ ​‍​ ​‍‌‍‌‌‌‍ ‍​‍‌‌​ ​‍​ ​‍​‍‌‌​ ‌‌‌​‌​​‍ ‍‌ ‌‍‌‍​‌‌‍ ​‌ ‌‌‌‍‌‌​‍‌‌​ ‌‌‌​​‍‌‌ ‌‍‍ ‌‍‌‌‌ ‍‌​‍‌‌​ ​ ‌​‌​​‍‌‌​ ​ ‌​‌​​‍‌‌​ ​‍​ ​‍‌‍‌​‌‍​‌​ ‍​‌‍‌‌​ ‌‌​ ‌‍​ ​ ​ ‍​‌‍​‌​ ​‍​ ​​​ ‍​​‍‌‌​ ​‍​ ​‍​‍‌‌​ ‌‌‌​‌​​‍ ‍‌‍​ ‌‍‍​‌‍‍‌‌‍ ​‌‍‌​‌ ​‍‌‍‌‌‌‍ ‍​‍‌‌​ ‌‌‌​​‍‌‌ ‌‍‍ ‌‍‌‌‌ ‍‌​‍‌‌​ ​ ‌​‌​​‍‌‌​ ​ ‌​‌​​‍‌‌​ ​‍​ ​‍​ ​ ​ ‌‍​ ‌‌​ ‍​​ ‌‍​ ‍​​ ​‍​ ‌​​ ‌ ‌‍​‍​ ‍​​ ‌​​‍‌‌​ ​‍​ ​‍​‍‌‌​ ‌‌‌​‌​​‍ ‍‌ ‌​‌‍‌‌‌ ‍​‌ ‌​​‍‌‍‌ ​​‌‍‌‌‌ ​‍‌ ​ ‌ ​​‌‍‌‌‌‍​ ‌ ‌​‌‍‍‌‌ ‌‍‌‍‌‌​ ‌‌ ​​‌ ‌‌‌‍​‍‌‍ ​‌‍‍‌‌ ​ ‌‍‍​‌‍‌‌‌‍‌​​‍​‍‌ ‌ $1600 Gaming and Streaming PC​​​​‌ ‍ ​‍​‍‌‍ ‌ ​‍‌‍‍‌‌‍‌ ‌‍‍‌‌‍ ‍​‍​‍​ ‍‍​‍​‍‌ ​ ‌‍​‌‌‍ ‍‌‍‍‌‌ ‌​‌ ‍‌​‍ ‍‌‍‍‌‌‍ ​‍​‍​‍ ​​‍​‍‌‍‍​‌ ​‍‌‍‌‌‌‍‌‍​‍​‍​ ‍‍​‍​‍​‍ ‌‍​‌‌‍‌​‌‍ ‌‌‍‍‌‌‍ ‍​‍ ‌‍‍‌‌‍ ‍‌ ‌​‌‍‌‌‌‍ ‍‌ ‌​​‍ ‌‍‌‌‌‍‌​‌‍‍‌‌ ‌​​‍ ‌‍ ‌‌‍ ‌‍‌​‌‍‌‌​ ‌‌ ​​‌ ​‍‌‍‌‌‌ ​ ‌‍‌‌‌‍ ‍‌ ‌​‌‍​‌‌ ‌​‌‍‍‌‌‍ ‌‍ ‍​ ‍ ‌‍‍‌‌‍‌​​ ‌​ ​‌​ ‌​​ ‍‌‌‍‌​‌‍‌‍​ ‌‍​ ​‌‌‍‌​​‍ ‌​ ​‌​ ​‌​ ‌ ‌‍​‌​‍ ‌​ ‌​‌‍‌‍​ ‌ ​ ​‍​‍ ‌‌‍​‌​ ​‌‌‍‌‍​ ‌‌​‍ ‌​ ‌​​ ‌‍​ ​‍​ ‌ ​ ‌‍‌‍​‌​ ‌​​ ​‍‌‍‌‍​ ‌‌‌‍‌‍‌‍‌​​ ‍ ‌ ‌​‌ ‍‌‌ ​​‌‍‌‌​ ‌‌‍​‍‌ ‌‌‌‍‍‌‌‍ ​‌‍‌​​ ‍ ‌ ​​‌‍​‌‌ ‌​‌‍‍​​ ‌‌‍‍‌​ ​‌​ ‍​‌‍ ‍‌‌ ‌‍ ​‌‍ ‌‍ ‍‌‍‌ ‌‌ ‌‍‌​‌‍‌‌‌ ​ ‌‍​ ​‍‌‌​ ‌‌‌​​‍‌‌ ‌‍‍ ‌‍‌‌‌ ‍‌​‍‌‌​ ​ ‌​‌​​‍‌‌​ ​ ‌​‌​​‍‌‌​ ​‍​ ​‍‌‍‌‌‌‍ ‍​‍‌‌​ ​‍​ ​‍​‍‌‌​ ‌‌‌​‌​​‍ ‍‌ ‌‍‌‍​‌‌‍ ​‌ ‌‌‌‍‌‌​‍‌‌​ ‌‌‌​​‍‌‌ ‌‍‍ ‌‍‌‌‌ ‍‌​‍‌‌​ ​ ‌​‌​​‍‌‌​ ​ ‌​‌​​‍‌‌​ ​‍​ ​‍‌‍‌​‌‍​‌​ ‍​‌‍‌‌​ ‌‌​ ‌‍​ ​ ​ ‍​‌‍​‌​ ​‍​ ​​​ ‍​​‍‌‌​ ​‍​ ​‍​‍‌‌​ ‌‌‌​‌​​‍ ‍‌‍​ ‌‍‍​‌‍‍‌‌‍ ​‌‍‌​‌ ​‍‌‍‌‌‌‍ ‍​‍‌‌​ ‌‌‌​​‍‌‌ ‌‍‍ ‌‍‌‌‌ ‍‌​‍‌‌​ ​ ‌​‌​​‍‌‌​ ​ ‌​‌​​‍‌‌​ ​‍​ ​‍​ ​​​ ‍​‌‍‌​​ ‌‌​ ‌‌​ ‌ ‌‍‌‌‌‍​‌​ ‌‌‌‍​ ​ ‍‌​ ‌‌​‍‌‌​ ​‍​ ​‍​‍‌‌​ ‌‌‌​‌​​‍ ‍‌ ‌​‌‍‌‌‌ ‍​‌ ‌​​ ‌‍​‍‌‍​‌‌ ​ ‌‍‌‌‌‌‌‌‌ ​‍‌‍ ​​ ‌​‍‌‌​ ​‍‌​‌‍‌‍​‌‌‍‌​‌‍ ‌‌‍‍‌‌‍ ‍​‍‌‍‌‍‍‌‌‍‌​​ ‌​ ​‌​ ‌​​ ‍‌‌‍‌​‌‍‌‍​ ‌‍​ ​‌‌‍‌​​‍ ‌​ ​‌​ ​‌​ ‌ ‌‍​‌​‍ ‌​ ‌​‌‍‌‍​ ‌ ​ ​‍​‍ ‌‌‍​‌​ ​‌‌‍‌‍​ ‌‌​‍ ‌​ ‌​​ ‌‍​ ​‍​ ‌ ​ ‌‍‌‍​‌​ ‌​​ ​‍‌‍‌‍​ ‌‌‌‍‌‍‌‍‌​​‍‌‍‌ ‌​‌ ‍‌‌ ​​‌‍‌‌​ ‌‌‍​‍‌ ‌‌‌‍‍‌‌‍ ​‌‍‌​​‍‌‍‌ ​​‌‍​‌‌ ‌​‌‍‍​​ ‌‌‍‍‌​ ​‌​ ‍​‌‍ ‍‌‌ ‌‍ ​‌‍ ‌‍ ‍‌‍‌ ‌‌ ‌‍‌​‌‍‌‌‌ ​ ‌‍​ ​‍‌‌​ ‌‌‌​​‍‌‌ ‌‍‍ ‌‍‌‌‌ ‍‌​‍‌‌​ ​ ‌​‌​​‍‌‌​ ​ ‌​‌​​‍‌‌​ ​‍​ ​‍‌‍‌‌‌‍ ‍​‍‌‌​ ​‍​ ​‍​‍‌‌​ ‌‌‌​‌​​‍ ‍‌ ‌‍‌‍​‌‌‍ ​‌ ‌‌‌‍‌‌​‍‌‌​ ‌‌‌​​‍‌‌ ‌‍‍ ‌‍‌‌‌ ‍‌​‍‌‌​ ​ ‌​‌​​‍‌‌​ ​ ‌​‌​​‍‌‌​ ​‍​ ​‍‌‍‌​‌‍​‌​ ‍​‌‍‌‌​ ‌‌​ ‌‍​ ​ ​ ‍​‌‍​‌​ ​‍​ ​​​ ‍​​‍‌‌​ ​‍​ ​‍​‍‌‌​ ‌‌‌​‌​​‍ ‍‌‍​ ‌‍‍​‌‍‍‌‌‍ ​‌‍‌​‌ ​‍‌‍‌‌‌‍ ‍​‍‌‌​ ‌‌‌​​‍‌‌ ‌‍‍ ‌‍‌‌‌ ‍‌​‍‌‌​ ​ ‌​‌​​‍‌‌​ ​ ‌​‌​​‍‌‌​ ​‍​ ​‍​ ​​​ ‍​‌‍‌​​ ‌‌​ ‌‌​ ‌ ‌‍‌‌‌‍​‌​ ‌‌‌‍​ ​ ‍‌​ ‌‌​‍‌‌​ ​‍​ ​‍​‍‌‌​ ‌‌‌​‌​​‍ ‍‌ ‌​‌‍‌‌‌ ‍​‌ ‌​​‍‌‍‌ ​​‌‍‌‌‌ ​‍‌ ​ ‌ ​​‌‍‌‌‌‍​ ‌ ‌​‌‍‍‌‌ ‌‍‌‍‌‌​ ‌‌ ​​‌ ‌‌‌‍​‍‌‍ ​‌‍‍‌‌ ​ ‌‍‍​‌‍‌‌‌‍‌​​‍​‍‌ ‌ is also quiet, thanks
to the efficient cooling system. With a well-tuned fan curve
and quality AIO cooler, the system maintains low thermals
under load without excessive noise—ideal for streamers
who use condenser microphones that can pick up
background hum.​​​​‌ ‍ ​‍​‍‌‍ ‌ ​‍‌‍‍‌‌‍‌ ‌‍‍‌‌‍ ‍​‍​‍​ ‍‍​‍​‍‌ ​ ‌‍​‌‌‍ ‍‌‍‍‌‌ ‌​‌ ‍‌​‍ ‍‌‍‍‌‌‍ ​‍​‍​‍ ​​‍​‍‌‍‍​‌ ​‍‌‍‌‌‌‍‌‍​‍​‍​ ‍‍​‍​‍​‍ ‌‍​‌‌‍‌​‌‍ ‌‌‍‍‌‌‍ ‍​‍ ‌‍‍‌‌‍ ‍‌ ‌​‌‍‌‌‌‍ ‍‌ ‌​​‍ ‌‍‌‌‌‍‌​‌‍‍‌‌ ‌​​‍ ‌‍ ‌‌‍ ‌‍‌​‌‍‌‌​ ‌‌ ​​‌ ​‍‌‍‌‌‌ ​ ‌‍‌‌‌‍ ‍‌ ‌​‌‍​‌‌ ‌​‌‍‍‌‌‍ ‌‍ ‍​ ‍ ‌‍‍‌‌‍‌​​ ‌​ ​‌​ ‌​​ ‍‌‌‍‌​‌‍‌‍​ ‌‍​ ​‌‌‍‌​​‍ ‌​ ​‌​ ​‌​ ‌ ‌‍​‌​‍ ‌​ ‌​‌‍‌‍​ ‌ ​ ​‍​‍ ‌‌‍​‌​ ​‌‌‍‌‍​ ‌‌​‍ ‌​ ‌​​ ‌‍​ ​‍​ ‌ ​ ‌‍‌‍​‌​ ‌​​ ​‍‌‍‌‍​ ‌‌‌‍‌‍‌‍‌​​ ‍ ‌ ‌​‌ ‍‌‌ ​​‌‍‌‌​ ‌‌‍​‍‌ ‌‌‌‍‍‌‌‍ ​‌‍‌​​ ‍ ‌ ​​‌‍​‌‌ ‌​‌‍‍​​ ‌‌‍‍‌​ ​‌​ ‍​‌‍ ‍‌‌ ‌‍ ​‌‍ ‌‍ ‍‌‍‌ ‌‌ ‌‍‌​‌‍‌‌‌ ​ ‌‍​ ​‍‌‌​ ‌‌‌​​‍‌‌ ‌‍‍ ‌‍‌‌‌ ‍‌​‍‌‌​ ​ ‌​‌​​‍‌‌​ ​ ‌​‌​​‍‌‌​ ​‍​ ​‍‌‍‌‌‌‍ ‍​‍‌‌​ ​‍​ ​‍​‍‌‌​ ‌‌‌​‌​​‍ ‍‌ ‌‍‌‍​‌‌‍ ​‌ ‌‌‌‍‌‌​‍‌‌​ ‌‌‌​​‍‌‌ ‌‍‍ ‌‍‌‌‌ ‍‌​‍‌‌​ ​ ‌​‌​​‍‌‌​ ​ ‌​‌​​‍‌‌​ ​‍​ ​‍‌‍‌​‌‍​‌​ ‍​‌‍‌‌​ ‌‌​ ‌‍​ ​ ​ ‍​‌‍​‌​ ​‍​ ​​​ ‍​​‍‌‌​ ​‍​ ​‍​‍‌‌​ ‌‌‌​‌​​‍ ‍‌‍​ ‌‍‍​‌‍‍‌‌‍ ​‌‍‌​‌ ​‍‌‍‌‌‌‍ ‍​‍‌‌​ ‌‌‌​​‍‌‌ ‌‍‍ ‌‍‌‌‌ ‍‌​‍‌‌​ ​ ‌​‌​​‍‌‌​ ​ ‌​‌​​‍‌‌​ ​‍​ ​‍‌‍​ ‌‍​‌​ ​ ​ ​‍​ ​​‌‍‌​‌‍​ ​ ‌‌​ ‌​‌‍‌‍‌‍​‌‌‍‌‍​‍‌‌​ ​‍​ ​‍​‍‌‌​ ‌‌‌​‌​​‍ ‍‌ ‌​‌‍‌‌‌ ‍​‌ ‌​​ ‌‍​‍‌‍​‌‌ ​ ‌‍‌‌‌‌‌‌‌ ​‍‌‍ ​​ ‌​‍‌‌​ ​‍‌​‌‍‌‍​‌‌‍‌​‌‍ ‌‌‍‍‌‌‍ ‍​‍‌‍‌‍‍‌‌‍‌​​ ‌​ ​‌​ ‌​​ ‍‌‌‍‌​‌‍‌‍​ ‌‍​ ​‌‌‍‌​​‍ ‌​ ​‌​ ​‌​ ‌ ‌‍​‌​‍ ‌​ ‌​‌‍‌‍​ ‌ ​ ​‍​‍ ‌‌‍​‌​ ​‌‌‍‌‍​ ‌‌​‍ ‌​ ‌​​ ‌‍​ ​‍​ ‌ ​ ‌‍‌‍​‌​ ‌​​ ​‍‌‍‌‍​ ‌‌‌‍‌‍‌‍‌​​‍‌‍‌ ‌​‌ ‍‌‌ ​​‌‍‌‌​ ‌‌‍​‍‌ ‌‌‌‍‍‌‌‍ ​‌‍‌​​‍‌‍‌ ​​‌‍​‌‌ ‌​‌‍‍​​ ‌‌‍‍‌​ ​‌​ ‍​‌‍ ‍‌‌ ‌‍ ​‌‍ ‌‍ ‍‌‍‌ ‌‌ ‌‍‌​‌‍‌‌‌ ​ ‌‍​ ​‍‌‌​ ‌‌‌​​‍‌‌ ‌‍‍ ‌‍‌‌‌ ‍‌​‍‌‌​ ​ ‌​‌​​‍‌‌​ ​ ‌​‌​​‍‌‌​ ​‍​ ​‍‌‍‌‌‌‍ ‍​‍‌‌​ ​‍​ ​‍​‍‌‌​ ‌‌‌​‌​​‍ ‍‌ ‌‍‌‍​‌‌‍ ​‌ ‌‌‌‍‌‌​‍‌‌​ ‌‌‌​​‍‌‌ ‌‍‍ ‌‍‌‌‌ ‍‌​‍‌‌​ ​ ‌​‌​​‍‌‌​ ​ ‌​‌​​‍‌‌​ ​‍​ ​‍‌‍‌​‌‍​‌​ ‍​‌‍‌‌​ ‌‌​ ‌‍​ ​ ​ ‍​‌‍​‌​ ​‍​ ​​​ ‍​​‍‌‌​ ​‍​ ​‍​‍‌‌​ ‌‌‌​‌​​‍ ‍‌‍​ ‌‍‍​‌‍‍‌‌‍ ​‌‍‌​‌ ​‍‌‍‌‌‌‍ ‍​‍‌‌​ ‌‌‌​​‍‌‌ ‌‍‍ ‌‍‌‌‌ ‍‌​‍‌‌​ ​ ‌​‌​​‍‌‌​ ​ ‌​‌​​‍‌‌​ ​‍​ ​‍‌‍​ ‌‍​‌​ ​ ​ ​‍​ ​​‌‍‌​‌‍​ ​ ‌‌​ ‌​‌‍‌‍‌‍​‌‌‍‌‍​‍‌‌​ ​‍​ ​‍​‍‌‌​ ‌‌‌​‌​​‍ ‍‌ ‌​‌‍‌‌‌ ‍​‌ ‌​​‍‌‍‌ ​​‌‍‌‌‌ ​‍‌ ​ ‌ ​​‌‍‌‌‌‍​ ‌ ‌​‌‍‍‌‌ ‌‍‌‍‌‌​ ‌‌ ​​‌ ‌‌‌‍​‍‌‍ ​‌‍‍‌‌ ​ ‌‍‍​‌‍‌‌‌‍‌​​‍​‍‌ ‌
Another benefit is the AV1 encoding support available on
both AMD and Nvidia’s latest GPUs. This newer codec
offers better quality at lower bitrates, which is perfect for
streamers with limited upload bandwidth. As Twitch and
YouTube continue to adopt AV1, you’ll be ahead of the curve
—streaming at high fidelity with lower bandwidth
requirements.​​​​‌ ‍ ​‍​‍‌‍ ‌ ​‍‌‍‍‌‌‍‌ ‌‍‍‌‌‍ ‍​‍​‍​ ‍‍​‍​‍‌ ​ ‌‍​‌‌‍ ‍‌‍‍‌‌ ‌​‌ ‍‌​‍ ‍‌‍‍‌‌‍ ​‍​‍​‍ ​​‍​‍‌‍‍​‌ ​‍‌‍‌‌‌‍‌‍​‍​‍​ ‍‍​‍​‍​‍ ‌‍​‌‌‍‌​‌‍ ‌‌‍‍‌‌‍ ‍​‍ ‌‍‍‌‌‍ ‍‌ ‌​‌‍‌‌‌‍ ‍‌ ‌​​‍ ‌‍‌‌‌‍‌​‌‍‍‌‌ ‌​​‍ ‌‍ ‌‌‍ ‌‍‌​‌‍‌‌​ ‌‌ ​​‌ ​‍‌‍‌‌‌ ​ ‌‍‌‌‌‍ ‍‌ ‌​‌‍​‌‌ ‌​‌‍‍‌‌‍ ‌‍ ‍​ ‍ ‌‍‍‌‌‍‌​​ ‌​ ​‌​ ‌​​ ‍‌‌‍‌​‌‍‌‍​ ‌‍​ ​‌‌‍‌​​‍ ‌​ ​‌​ ​‌​ ‌ ‌‍​‌​‍ ‌​ ‌​‌‍‌‍​ ‌ ​ ​‍​‍ ‌‌‍​‌​ ​‌‌‍‌‍​ ‌‌​‍ ‌​ ‌​​ ‌‍​ ​‍​ ‌ ​ ‌‍‌‍​‌​ ‌​​ ​‍‌‍‌‍​ ‌‌‌‍‌‍‌‍‌​​ ‍ ‌ ‌​‌ ‍‌‌ ​​‌‍‌‌​ ‌‌‍​‍‌ ‌‌‌‍‍‌‌‍ ​‌‍‌​​ ‍ ‌ ​​‌‍​‌‌ ‌​‌‍‍​​ ‌‌‍‍‌​ ​‌​ ‍​‌‍ ‍‌‌ ‌‍ ​‌‍ ‌‍ ‍‌‍‌ ‌‌ ‌‍‌​‌‍‌‌‌ ​ ‌‍​ ​‍‌‌​ ‌‌‌​​‍‌‌ ‌‍‍ ‌‍‌‌‌ ‍‌​‍‌‌​ ​ ‌​‌​​‍‌‌​ ​ ‌​‌​​‍‌‌​ ​‍​ ​‍‌‍‌‌‌‍ ‍​‍‌‌​ ​‍​ ​‍​‍‌‌​ ‌‌‌​‌​​‍ ‍‌ ‌‍‌‍​‌‌‍ ​‌ ‌‌‌‍‌‌​‍‌‌​ ‌‌‌​​‍‌‌ ‌‍‍ ‌‍‌‌‌ ‍‌​‍‌‌​ ​ ‌​‌​​‍‌‌​ ​ ‌​‌​​‍‌‌​ ​‍​ ​‍​ ​‌‌‍‌​‌‍​‍​ ‌​​ ‌‌‌‍​‌‌‍‌​​ ‍‌​ ​‌‌‍​‍​ ‍‌​ ‌ ​‍‌‌​ ​‍​ ​‍​‍‌‌​ ‌‌‌​‌​​‍ ‍‌‍​ ‌‍‍​‌‍‍‌‌‍ ​‌‍‌​‌ ​‍‌‍‌‌‌‍ ‍​‍‌‌​ ‌‌‌​​‍‌‌ ‌‍‍ ‌‍‌‌‌ ‍‌​‍‌‌​ ​ ‌​‌​​‍‌‌​ ​ ‌​‌​​‍‌‌​ ​‍​ ​‍​ ‌​​ ​ ‌‍​ ‌‍‌​‌‍​‍‌‍​‍‌‍‌‍​ ‍‌​ ‍​‌‍‌‍​ ‌‌‌‍​ ​‍‌‌​ ​‍​ ​‍​‍‌‌​ ‌‌‌​‌​​‍ ‍‌ ‌​‌‍‌‌‌ ‍​‌ ‌​​ ‌‍​‍‌‍​‌‌ ​ ‌‍‌‌‌‌‌‌‌ ​‍‌‍ ​​ ‌​‍‌‌​ ​‍‌​‌‍‌‍​‌‌‍‌​‌‍ ‌‌‍‍‌‌‍ ‍​‍‌‍‌‍‍‌‌‍‌​​ ‌​ ​‌​ ‌​​ ‍‌‌‍‌​‌‍‌‍​ ‌‍​ ​‌‌‍‌​​‍ ‌​ ​‌​ ​‌​ ‌ ‌‍​‌​‍ ‌​ ‌​‌‍‌‍​ ‌ ​ ​‍​‍ ‌‌‍​‌​ ​‌‌‍‌‍​ ‌‌​‍ ‌​ ‌​​ ‌‍​ ​‍​ ‌ ​ ‌‍‌‍​‌​ ‌​​ ​‍‌‍‌‍​ ‌‌‌‍‌‍‌‍‌​​‍‌‍‌ ‌​‌ ‍‌‌ ​​‌‍‌‌​ ‌‌‍​‍‌ ‌‌‌‍‍‌‌‍ ​‌‍‌​​‍‌‍‌ ​​‌‍​‌‌ ‌​‌‍‍​​ ‌‌‍‍‌​ ​‌​ ‍​‌‍ ‍‌‌ ‌‍ ​‌‍ ‌‍ ‍‌‍‌ ‌‌ ‌‍‌​‌‍‌‌‌ ​ ‌‍​ ​‍‌‌​ ‌‌‌​​‍‌‌ ‌‍‍ ‌‍‌‌‌ ‍‌​‍‌‌​ ​ ‌​‌​​‍‌‌​ ​ ‌​‌​​‍‌‌​ ​‍​ ​‍‌‍‌‌‌‍ ‍​‍‌‌​ ​‍​ ​‍​‍‌‌​ ‌‌‌​‌​​‍ ‍‌ ‌‍‌‍​‌‌‍ ​‌ ‌‌‌‍‌‌​‍‌‌​ ‌‌‌​​‍‌‌ ‌‍‍ ‌‍‌‌‌ ‍‌​‍‌‌​ ​ ‌​‌​​‍‌‌​ ​ ‌​‌​​‍‌‌​ ​‍​ ​‍​ ​‌‌‍‌​‌‍​‍​ ‌​​ ‌‌‌‍​‌‌‍‌​​ ‍‌​ ​‌‌‍​‍​ ‍‌​ ‌ ​‍‌‌​ ​‍​ ​‍​‍‌‌​ ‌‌‌​‌​​‍ ‍‌‍​ ‌‍‍​‌‍‍‌‌‍ ​‌‍‌​‌ ​‍‌‍‌‌‌‍ ‍​‍‌‌​ ‌‌‌​​‍‌‌ ‌‍‍ ‌‍‌‌‌ ‍‌​‍‌‌​ ​ ‌​‌​​‍‌‌​ ​ ‌​‌​​‍‌‌​ ​‍​ ​‍​ ‌​​ ​ ‌‍​ ‌‍‌​‌‍​‍‌‍​‍‌‍‌‍​ ‍‌​ ‍​‌‍‌‍​ ‌‌‌‍​ ​‍‌‌​ ​‍​ ​‍​‍‌‌​ ‌‌‌​‌​​‍ ‍‌ ‌​‌‍‌‌‌ ‍​‌ ‌​​‍‌‍‌ ​​‌‍‌‌‌ ​‍‌ ​ ‌ ​​‌‍‌‌‌‍​ ‌ ‌​‌‍‍‌‌ ‌‍‌‍‌‌​ ‌‌ ​​‌ ‌‌‌‍​‍‌‍ ​‌‍‍‌‌ ​ ‌‍‍​‌‍‌‌‌‍‌​​‍​‍‌ ‌